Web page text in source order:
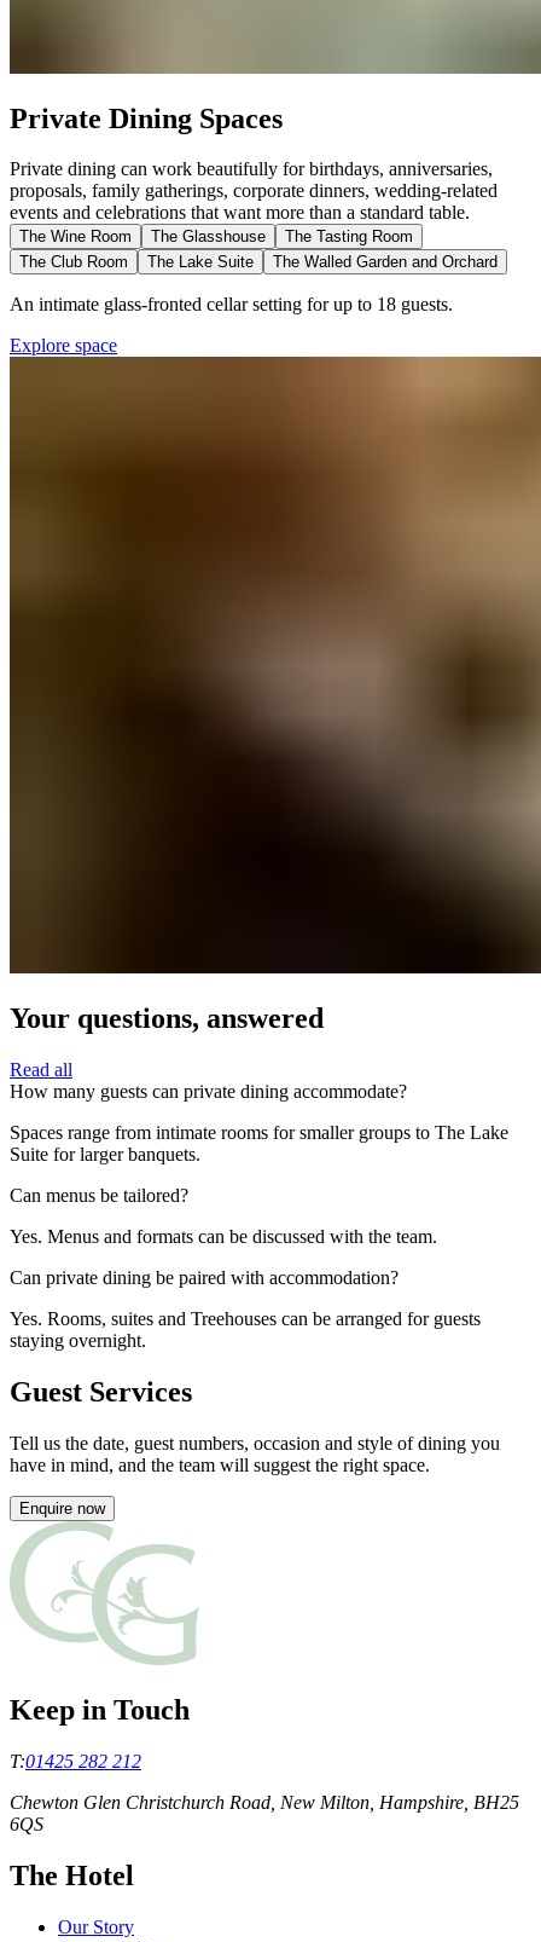
Private Dining Spaces​​​​‌ ‍ ​‍​‍‌‍ ‌ ​‍‌‍‍‌‌‍‌ ‌‍‍‌‌‍ ‍​‍​‍​ ‍‍​‍​‍‌ ​ ‌‍​‌‌‍ ‍‌‍‍‌‌ ‌​‌ ‍‌​‍ ‍‌‍‍‌‌‍ ​‍​‍​‍ ​​‍​‍‌‍‍​‌ ​‍‌‍‌‌‌‍‌‍​‍​‍​ ‍‍​‍​‍‌‍‍​‌ ‌​‌ ‌​‌ ​​‌ ​ ​ ‍‍​‍ ​‍ ‌‍ ​​‍ ‌‌‍​‌‌‍ ‍‌‍‌​​‍ ‌‌ ​‍​‍ ‌‌‍‍​‌‍ ‌ ‌​‌‍‌‌‌‍ ​‌ ​ ​‍ ‌‌ ​ ‌ ‌​‌ ‌‌‌‍‌​‌‍‍‌‌‍ ​‍ ‍‌ ‌‍‌‍‌‌‌ ​‍‌‍​ ‌‍‌‌‌‍ ​​‍ ‍‌‍​‌‌ ​​‌ ​​​‍ ‌‍‍‌‌‍ ‍‌ ‌​‌‍‌‌‌‍ ‍‌ ‌​​‍ ‌‍‌‌‌‍‌​‌‍‍‌‌ ‌​​‍ ‌‍ ‌‌‍ ‌‍‌​‌‍‌‌​ ‌‌ ​​‌ ​‍‌‍‌‌‌ ​ ‌‍‌‌‌‍ ‍‌ ‌​‌‍​‌‌ ‌​‌‍‍‌‌‍ ‌‍ ‍​ ‍ ‌‍‍‌‌‍‌​​ ‌‌‍​‍​ ‍‌​ ​‍​ ‌​‌‍‌‌‌‍‌​‌‍​‌​ ​‍​‍ ‌​ ‌​‌‍‌‌​ ​‌​ ‍‌​‍ ‌​ ‌​​ ​​​ ​‍​ ​​​‍ ‌‌‍​‌​ ‌‌​ ‌​‌‍​‌​‍ ‌‌‍‌‍‌‍‌​​ ​‌​ ​ ‌‍​‌​ ​ ​ ‍‌​ ‍​​ ‍​​ ​‍​ ‌‍​ ‍​​ ‍ ‌ ‌​‌ ‍‌‌ ​​‌‍‌‌​ ‌‌‍‍​‌‍ ‌ ‌​‌‍‌‌‌‍ ​‌‌​ ‌‍‍‌‌ ‌​‌‍‌‌‌‌​​‌‍​‌‌‍‌ ‌‍‌‌​ ‍ ‌ ​​‌‍​‌‌ ‌​‌‍‍​​ ‌‌ ​​‌‍​‌‌‍‌ ‌‍‌‌‌​​‍‌ ‌‌‌‍‍‌‌‍ ​‌‍‌​‌‍‌‌‌ ​‍​‍‌‌​ ‌‌‌​​‍‌‌ ‌‍‍ ‌‍‌‌‌ ‍‌​‍‌‌​ ​ ‌​‌​​‍‌‌​ ​ ‌​‌​​‍‌‌​ ​‍​ ​‍​ ​‌‌‍​‌​ ‌‌​ ‌​​ ​ ​ ‌‍​ ‍‌​ ‌ ​ ​‌‌‍‌​‌‍‌‍​ ‍‌​‍‌‌​ ​‍​ ​‍​‍‌‌​ ‌‌‌​‌​​‍ ‍‌‍‍​‌‍‌‌‌‍​‌‌‍‌​‌‍‍‌‌‍ ‍‌‍‌ ​ ‌‍​‍‌‍​‌‌ ​ ‌‍‌‌‌‌‌‌‌ ​‍‌‍ ​​ ‌‌‍‍​‌ ‌​‌ ‌​‌ ​​‌ ​ ​‍‌‌​ ​ ‌​​‌​‍‌‌​ ​‍‌​‌‍​‍‌‌​ ​‍‌​‌‍‌‍ ​​‍ ‌‌‍​‌‌‍ ‍‌‍‌​​‍ ‌‌ ​‍​‍ ‌‌‍‍​‌‍ ‌ ‌​‌‍‌‌‌‍ ​‌ ​ ​‍ ‌‌ ​ ‌ ‌​‌ ‌‌‌‍‌​‌‍‍‌‌‍ ​‍ ‍‌ ‌‍‌‍‌‌‌ ​‍‌‍​ ‌‍‌‌‌‍ ​​‍ ‍‌‍​‌‌ ​​‌ ​​​‍‌‍‌‍‍‌‌‍‌​​ ‌‌‍​‍​ ‍‌​ ​‍​ ‌​‌‍‌‌‌‍‌​‌‍​‌​ ​‍​‍ ‌​ ‌​‌‍‌‌​ ​‌​ ‍‌​‍ ‌​ ‌​​ ​​​ ​‍​ ​​​‍ ‌‌‍​‌​ ‌‌​ ‌​‌‍​‌​‍ ‌‌‍‌‍‌‍‌​​ ​‌​ ​ ‌‍​‌​ ​ ​ ‍‌​ ‍​​ ‍​​ ​‍​ ‌‍​ ‍​​‍‌‍‌ ‌​‌ ‍‌‌ ​​‌‍‌‌​ ‌‌‍‍​‌‍ ‌ ‌​‌‍‌‌‌‍ ​‌‌​ ‌‍‍‌‌ ‌​‌‍‌‌‌‌​​‌‍​‌‌‍‌ ‌‍‌‌​‍‌‍‌ ​​‌‍​‌‌ ‌​‌‍‍​​ ‌‌ ​​‌‍​‌‌‍‌ ‌‍‌‌‌​​‍‌ ‌‌‌‍‍‌‌‍ ​‌‍‌​‌‍‌‌‌ ​‍​‍‌‌​ ‌‌‌​​‍‌‌ ‌‍‍ ‌‍‌‌‌ ‍‌​‍‌‌​ ​ ‌​‌​​‍‌‌​ ​ ‌​‌​​‍‌‌​ ​‍​ ​‍​ ​‌‌‍​‌​ ‌‌​ ‌​​ ​ ​ ‌‍​ ‍‌​ ‌ ​ ​‌‌‍‌​‌‍‌‍​ ‍‌​‍‌‌​ ​‍​ ​‍​‍‌‌​ ‌‌‌​‌​​‍ ‍‌‍‍​‌‍‌‌‌‍​‌‌‍‌​‌‍‍‌‌‍ ‍‌‍‌ ​‍‌‍‌ ​​‌‍‌‌‌ ​‍‌ ​ ‌ ​​‌‍‌‌‌‍​ ‌ ‌​‌‍‍‌‌ ‌‍‌‍‌‌​ ‌‌ ​​‌ ‌‌‌‍​‍‌‍ ​‌‍‍‌‌ ​ ‌‍‍​‌‍‌‌‌‍‌​​‍​‍‌ ‌
Private dining can work beautifully for birthdays, anniversaries,
proposals, family gatherings, corporate dinners, wedding-related
events and celebrations that want more than a standard table.​​​​‌ ‍ ​‍​‍‌‍ ‌ ​‍‌‍‍‌‌‍‌ ‌‍‍‌‌‍ ‍​‍​‍​ ‍‍​‍​‍‌ ​ ‌‍​‌‌‍ ‍‌‍‍‌‌ ‌​‌ ‍‌​‍ ‍‌‍‍‌‌‍ ​‍​‍​‍ ​​‍​‍‌‍‍​‌ ​‍‌‍‌‌‌‍‌‍​‍​‍​ ‍‍​‍​‍‌‍‍​‌ ‌​‌ ‌​‌ ​​‌ ​ ​ ‍‍​‍ ​‍ ‌‍ ​​‍ ‌‌‍​‌‌‍ ‍‌‍‌​​‍ ‌‌ ​‍​‍ ‌‌‍‍​‌‍ ‌ ‌​‌‍‌‌‌‍ ​‌ ​ ​‍ ‌‌ ​ ‌ ‌​‌ ‌‌‌‍‌​‌‍‍‌‌‍ ​‍ ‍‌ ‌‍‌‍‌‌‌ ​‍‌‍​ ‌‍‌‌‌‍ ​​‍ ‍‌‍​‌‌ ​​‌ ​​​‍ ‌‍‍‌‌‍ ‍‌ ‌​‌‍‌‌‌‍ ‍‌ ‌​​‍ ‌‍‌‌‌‍‌​‌‍‍‌‌ ‌​​‍ ‌‍ ‌‌‍ ‌‍‌​‌‍‌‌​ ‌‌ ​​‌ ​‍‌‍‌‌‌ ​ ‌‍‌‌‌‍ ‍‌ ‌​‌‍​‌‌ ‌​‌‍‍‌‌‍ ‌‍ ‍​ ‍ ‌‍‍‌‌‍‌​​ ‌‌‍​‍​ ‍‌​ ​‍​ ‌​‌‍‌‌‌‍‌​‌‍​‌​ ​‍​‍ ‌​ ‌​‌‍‌‌​ ​‌​ ‍‌​‍ ‌​ ‌​​ ​​​ ​‍​ ​​​‍ ‌‌‍​‌​ ‌‌​ ‌​‌‍​‌​‍ ‌‌‍‌‍‌‍‌​​ ​‌​ ​ ‌‍​‌​ ​ ​ ‍‌​ ‍​​ ‍​​ ​‍​ ‌‍​ ‍​​ ‍ ‌ ‌​‌ ‍‌‌ ​​‌‍‌‌​ ‌‌‍‍​‌‍ ‌ ‌​‌‍‌‌‌‍ ​‌‌​ ‌‍‍‌‌ ‌​‌‍‌‌‌‌​​‌‍​‌‌‍‌ ‌‍‌‌​ ‍ ‌ ​​‌‍​‌‌ ‌​‌‍‍​​ ‌‌ ​​‌‍​‌‌‍‌ ‌‍‌‌‌​​‍‌ ‌‌‌‍‍‌‌‍ ​‌‍‌​‌‍‌‌‌ ​‍​‍‌‌​ ‌‌‌​​‍‌‌ ‌‍‍ ‌‍‌‌‌ ‍‌​‍‌‌​ ​ ‌​‌​​‍‌‌​ ​ ‌​‌​​‍‌‌​ ​‍​ ​‍​ ​‌‌‍​‌​ ‌‌​ ‌​​ ​ ​ ‌‍​ ‍‌​ ‌ ​ ​‌‌‍‌​‌‍‌‍​ ‍‌​‍‌‌​ ​‍​ ​‍​‍‌‌​ ‌‌‌​‌​​‍ ‍‌‍​‍‌‍ ‌‍‌​‌ ‍‌​ ‌‍​‍‌‍​‌‌ ​ ‌‍‌‌‌‌‌‌‌ ​‍‌‍ ​​ ‌‌‍‍​‌ ‌​‌ ‌​‌ ​​‌ ​ ​‍‌‌​ ​ ‌​​‌​‍‌‌​ ​‍‌​‌‍​‍‌‌​ ​‍‌​‌‍‌‍ ​​‍ ‌‌‍​‌‌‍ ‍‌‍‌​​‍ ‌‌ ​‍​‍ ‌‌‍‍​‌‍ ‌ ‌​‌‍‌‌‌‍ ​‌ ​ ​‍ ‌‌ ​ ‌ ‌​‌ ‌‌‌‍‌​‌‍‍‌‌‍ ​‍ ‍‌ ‌‍‌‍‌‌‌ ​‍‌‍​ ‌‍‌‌‌‍ ​​‍ ‍‌‍​‌‌ ​​‌ ​​​‍‌‍‌‍‍‌‌‍‌​​ ‌‌‍​‍​ ‍‌​ ​‍​ ‌​‌‍‌‌‌‍‌​‌‍​‌​ ​‍​‍ ‌​ ‌​‌‍‌‌​ ​‌​ ‍‌​‍ ‌​ ‌​​ ​​​ ​‍​ ​​​‍ ‌‌‍​‌​ ‌‌​ ‌​‌‍​‌​‍ ‌‌‍‌‍‌‍‌​​ ​‌​ ​ ‌‍​‌​ ​ ​ ‍‌​ ‍​​ ‍​​ ​‍​ ‌‍​ ‍​​‍‌‍‌ ‌​‌ ‍‌‌ ​​‌‍‌‌​ ‌‌‍‍​‌‍ ‌ ‌​‌‍‌‌‌‍ ​‌‌​ ‌‍‍‌‌ ‌​‌‍‌‌‌‌​​‌‍​‌‌‍‌ ‌‍‌‌​‍‌‍‌ ​​‌‍​‌‌ ‌​‌‍‍​​ ‌‌ ​​‌‍​‌‌‍‌ ‌‍‌‌‌​​‍‌ ‌‌‌‍‍‌‌‍ ​‌‍‌​‌‍‌‌‌ ​‍​‍‌‌​ ‌‌‌​​‍‌‌ ‌‍‍ ‌‍‌‌‌ ‍‌​‍‌‌​ ​ ‌​‌​​‍‌‌​ ​ ‌​‌​​‍‌‌​ ​‍​ ​‍​ ​‌‌‍​‌​ ‌‌​ ‌​​ ​ ​ ‌‍​ ‍‌​ ‌ ​ ​‌‌‍‌​‌‍‌‍​ ‍‌​‍‌‌​ ​‍​ ​‍​‍‌‌​ ‌‌‌​‌​​‍ ‍‌‍​‍‌‍ ‌‍‌​‌ ‍‌​‍‌‍‌ ​​‌‍‌‌‌ ​‍‌ ​ ‌ ​​‌‍‌‌‌‍​ ‌ ‌​‌‍‍‌‌ ‌‍‌‍‌‌​ ‌‌ ​​‌ ‌‌‌‍​‍‌‍ ​‌‍‍‌‌ ​ ‌‍‍​‌‍‌‌‌‍‌​​‍​‍‌ ‌
The Wine Room​​​​‌ ‍ ​‍​‍‌‍ ‌ ​‍‌‍‍‌‌‍‌ ‌‍‍‌‌‍ ‍​‍​‍​ ‍‍​‍​‍‌ ​ ‌‍​‌‌‍ ‍‌‍‍‌‌ ‌​‌ ‍‌​‍ ‍‌‍‍‌‌‍ ​‍​‍​‍ ​​‍​‍‌‍‍​‌ ​‍‌‍‌‌‌‍‌‍​‍​‍​ ‍‍​‍​‍‌‍‍​‌ ‌​‌ ‌​‌ ​​‌ ​ ​ ‍‍​‍ ​‍ ‌‍ ​​‍ ‌‌‍​‌‌‍ ‍‌‍‌​​‍ ‌‌ ​‍​‍ ‌‌‍‍​‌‍ ‌ ‌​‌‍‌‌‌‍ ​‌ ​ ​‍ ‌‌ ​ ‌ ‌​‌ ‌‌‌‍‌​‌‍‍‌‌‍ ​‍ ‍‌ ‌‍‌‍‌‌‌ ​‍‌‍​ ‌‍‌‌‌‍ ​​‍ ‍‌‍​‌‌ ​​‌ ​​​‍ ‌‍‍‌‌‍ ‍‌ ‌​‌‍‌‌‌‍ ‍‌ ‌​​‍ ‌‍‌‌‌‍‌​‌‍‍‌‌ ‌​​‍ ‌‍ ‌‌‍ ‌‍‌​‌‍‌‌​ ‌‌ ​​‌ ​‍‌‍‌‌‌ ​ ‌‍‌‌‌‍ ‍‌ ‌​‌‍​‌‌ ‌​‌‍‍‌‌‍ ‌‍ ‍​ ‍ ‌‍‍‌‌‍‌​​ ‌‌‍​‍​ ‍‌​ ​‍​ ‌​‌‍‌‌‌‍‌​‌‍​‌​ ​‍​‍ ‌​ ‌​‌‍‌‌​ ​‌​ ‍‌​‍ ‌​ ‌​​ ​​​ ​‍​ ​​​‍ ‌‌‍​‌​ ‌‌​ ‌​‌‍​‌​‍ ‌‌‍‌‍‌‍‌​​ ​‌​ ​ ‌‍​‌​ ​ ​ ‍‌​ ‍​​ ‍​​ ​‍​ ‌‍​ ‍​​ ‍ ‌ ‌​‌ ‍‌‌ ​​‌‍‌‌​ ‌‌‍‍​‌‍ ‌ ‌​‌‍‌‌‌‍ ​‌‌​ ‌‍‍‌‌ ‌​‌‍‌‌‌‌​​‌‍​‌‌‍‌ ‌‍‌‌​ ‍ ‌ ​​‌‍​‌‌ ‌​‌‍‍​​ ‌‌ ​​‌‍​‌‌‍‌ ‌‍‌‌‌​​‍‌ ‌‌‌‍‍‌‌‍ ​‌‍‌​‌‍‌‌‌ ​‍​‍‌‌​ ‌‌‌​​‍‌‌ ‌‍‍ ‌‍‌‌‌ ‍‌​‍‌‌​ ​ ‌​‌​​‍‌‌​ ​ ‌​‌​​‍‌‌​ ​‍​ ​‍​ ​‌‌‍​‌​ ‌‌​ ‌​​ ​ ​ ‌‍​ ‍‌​ ‌ ​ ​‌‌‍‌​‌‍‌‍​ ‍‌​‍‌‌​ ​‍​ ​‍​‍‌‌​ ‌‌‌​‌​​‍ ‍‌ ​ ‌‍‌‌‌‍​ ‌ ‌​‌‍‍‌‌‍ ‌‍ ‍‌ ​ ​‍‌‌​ ‌‌‌​​‍‌‌ ‌‍‍ ‌‍‌‌‌ ‍‌​‍‌‌​ ​ ‌​‌​​‍‌‌​ ​ ‌​‌​​‍‌‌​ ​‍​ ​‍‌‍​ ‌‍​ ​ ‌‌‌‍​ ​ ‍​‌‍‌‍​ ​‌​ ​​​ ‌‍‌‍‌‌​ ‍​​ ​​​‍‌‌​ ​‍​ ​‍​‍‌‌​ ‌‌‌​‌​​‍ ‍‌ ‌​‌‍‍‌‌ ‌​‌‍ ​‌‍‌‌​ ‌‍​‍‌‍​‌‌ ​ ‌‍‌‌‌‌‌‌‌ ​‍‌‍ ​​ ‌‌‍‍​‌ ‌​‌ ‌​‌ ​​‌ ​ ​‍‌‌​ ​ ‌​​‌​‍‌‌​ ​‍‌​‌‍​‍‌‌​ ​‍‌​‌‍‌‍ ​​‍ ‌‌‍​‌‌‍ ‍‌‍‌​​‍ ‌‌ ​‍​‍ ‌‌‍‍​‌‍ ‌ ‌​‌‍‌‌‌‍ ​‌ ​ ​‍ ‌‌ ​ ‌ ‌​‌ ‌‌‌‍‌​‌‍‍‌‌‍ ​‍ ‍‌ ‌‍‌‍‌‌‌ ​‍‌‍​ ‌‍‌‌‌‍ ​​‍ ‍‌‍​‌‌ ​​‌ ​​​‍‌‍‌‍‍‌‌‍‌​​ ‌‌‍​‍​ ‍‌​ ​‍​ ‌​‌‍‌‌‌‍‌​‌‍​‌​ ​‍​‍ ‌​ ‌​‌‍‌‌​ ​‌​ ‍‌​‍ ‌​ ‌​​ ​​​ ​‍​ ​​​‍ ‌‌‍​‌​ ‌‌​ ‌​‌‍​‌​‍ ‌‌‍‌‍‌‍‌​​ ​‌​ ​ ‌‍​‌​ ​ ​ ‍‌​ ‍​​ ‍​​ ​‍​ ‌‍​ ‍​​‍‌‍‌ ‌​‌ ‍‌‌ ​​‌‍‌‌​ ‌‌‍‍​‌‍ ‌ ‌​‌‍‌‌‌‍ ​‌‌​ ‌‍‍‌‌ ‌​‌‍‌‌‌‌​​‌‍​‌‌‍‌ ‌‍‌‌​‍‌‍‌ ​​‌‍​‌‌ ‌​‌‍‍​​ ‌‌ ​​‌‍​‌‌‍‌ ‌‍‌‌‌​​‍‌ ‌‌‌‍‍‌‌‍ ​‌‍‌​‌‍‌‌‌ ​‍​‍‌‌​ ‌‌‌​​‍‌‌ ‌‍‍ ‌‍‌‌‌ ‍‌​‍‌‌​ ​ ‌​‌​​‍‌‌​ ​ ‌​‌​​‍‌‌​ ​‍​ ​‍​ ​‌‌‍​‌​ ‌‌​ ‌​​ ​ ​ ‌‍​ ‍‌​ ‌ ​ ​‌‌‍‌​‌‍‌‍​ ‍‌​‍‌‌​ ​‍​ ​‍​‍‌‌​ ‌‌‌​‌​​‍ ‍‌ ​ ‌‍‌‌‌‍​ ‌ ‌​‌‍‍‌‌‍ ‌‍ ‍‌ ​ ​‍‌‌​ ‌‌‌​​‍‌‌ ‌‍‍ ‌‍‌‌‌ ‍‌​‍‌‌​ ​ ‌​‌​​‍‌‌​ ​ ‌​‌​​‍‌‌​ ​‍​ ​‍‌‍​ ‌‍​ ​ ‌‌‌‍​ ​ ‍​‌‍‌‍​ ​‌​ ​​​ ‌‍‌‍‌‌​ ‍​​ ​​​‍‌‌​ ​‍​ ​‍​‍‌‌​ ‌‌‌​‌​​‍ ‍‌ ‌​‌‍‍‌‌ ‌​‌‍ ​‌‍‌‌​‍‌‍‌ ​​‌‍‌‌‌ ​‍‌ ​ ‌ ​​‌‍‌‌‌‍​ ‌ ‌​‌‍‍‌‌ ‌‍‌‍‌‌​ ‌‌ ​​‌ ‌‌‌‍​‍‌‍ ​‌‍‍‌‌ ​ ‌‍‍​‌‍‌‌‌‍‌​​‍​‍‌ ‌ The Glasshouse​​​​‌ ‍ ​‍​‍‌‍ ‌ ​‍‌‍‍‌‌‍‌ ‌‍‍‌‌‍ ‍​‍​‍​ ‍‍​‍​‍‌ ​ ‌‍​‌‌‍ ‍‌‍‍‌‌ ‌​‌ ‍‌​‍ ‍‌‍‍‌‌‍ ​‍​‍​‍ ​​‍​‍‌‍‍​‌ ​‍‌‍‌‌‌‍‌‍​‍​‍​ ‍‍​‍​‍‌‍‍​‌ ‌​‌ ‌​‌ ​​‌ ​ ​ ‍‍​‍ ​‍ ‌‍ ​​‍ ‌‌‍​‌‌‍ ‍‌‍‌​​‍ ‌‌ ​‍​‍ ‌‌‍‍​‌‍ ‌ ‌​‌‍‌‌‌‍ ​‌ ​ ​‍ ‌‌ ​ ‌ ‌​‌ ‌‌‌‍‌​‌‍‍‌‌‍ ​‍ ‍‌ ‌‍‌‍‌‌‌ ​‍‌‍​ ‌‍‌‌‌‍ ​​‍ ‍‌‍​‌‌ ​​‌ ​​​‍ ‌‍‍‌‌‍ ‍‌ ‌​‌‍‌‌‌‍ ‍‌ ‌​​‍ ‌‍‌‌‌‍‌​‌‍‍‌‌ ‌​​‍ ‌‍ ‌‌‍ ‌‍‌​‌‍‌‌​ ‌‌ ​​‌ ​‍‌‍‌‌‌ ​ ‌‍‌‌‌‍ ‍‌ ‌​‌‍​‌‌ ‌​‌‍‍‌‌‍ ‌‍ ‍​ ‍ ‌‍‍‌‌‍‌​​ ‌‌‍​‍​ ‍‌​ ​‍​ ‌​‌‍‌‌‌‍‌​‌‍​‌​ ​‍​‍ ‌​ ‌​‌‍‌‌​ ​‌​ ‍‌​‍ ‌​ ‌​​ ​​​ ​‍​ ​​​‍ ‌‌‍​‌​ ‌‌​ ‌​‌‍​‌​‍ ‌‌‍‌‍‌‍‌​​ ​‌​ ​ ‌‍​‌​ ​ ​ ‍‌​ ‍​​ ‍​​ ​‍​ ‌‍​ ‍​​ ‍ ‌ ‌​‌ ‍‌‌ ​​‌‍‌‌​ ‌‌‍‍​‌‍ ‌ ‌​‌‍‌‌‌‍ ​‌‌​ ‌‍‍‌‌ ‌​‌‍‌‌‌‌​​‌‍​‌‌‍‌ ‌‍‌‌​ ‍ ‌ ​​‌‍​‌‌ ‌​‌‍‍​​ ‌‌ ​​‌‍​‌‌‍‌ ‌‍‌‌‌​​‍‌ ‌‌‌‍‍‌‌‍ ​‌‍‌​‌‍‌‌‌ ​‍​‍‌‌​ ‌‌‌​​‍‌‌ ‌‍‍ ‌‍‌‌‌ ‍‌​‍‌‌​ ​ ‌​‌​​‍‌‌​ ​ ‌​‌​​‍‌‌​ ​‍​ ​‍​ ​‌‌‍​‌​ ‌‌​ ‌​​ ​ ​ ‌‍​ ‍‌​ ‌ ​ ​‌‌‍‌​‌‍‌‍​ ‍‌​‍‌‌​ ​‍​ ​‍​‍‌‌​ ‌‌‌​‌​​‍ ‍‌ ​ ‌‍‌‌‌‍​ ‌ ‌​‌‍‍‌‌‍ ‌‍ ‍‌ ​ ​‍‌‌​ ‌‌‌​​‍‌‌ ‌‍‍ ‌‍‌‌‌ ‍‌​‍‌‌​ ​ ‌​‌​​‍‌‌​ ​ ‌​‌​​‍‌‌​ ​‍​ ​‍​ ‌​​ ‌‍‌‍​ ​ ‌‍​ ​‌​ ‌‌​ ‌‌‌‍‌‍​ ​​​ ‌‌​ ​​‌‍‌‍​‍‌‌​ ​‍​ ​‍​‍‌‌​ ‌‌‌​‌​​‍ ‍‌ ‌​‌‍‍‌‌ ‌​‌‍ ​‌‍‌‌​ ‌‍​‍‌‍​‌‌ ​ ‌‍‌‌‌‌‌‌‌ ​‍‌‍ ​​ ‌‌‍‍​‌ ‌​‌ ‌​‌ ​​‌ ​ ​‍‌‌​ ​ ‌​​‌​‍‌‌​ ​‍‌​‌‍​‍‌‌​ ​‍‌​‌‍‌‍ ​​‍ ‌‌‍​‌‌‍ ‍‌‍‌​​‍ ‌‌ ​‍​‍ ‌‌‍‍​‌‍ ‌ ‌​‌‍‌‌‌‍ ​‌ ​ ​‍ ‌‌ ​ ‌ ‌​‌ ‌‌‌‍‌​‌‍‍‌‌‍ ​‍ ‍‌ ‌‍‌‍‌‌‌ ​‍‌‍​ ‌‍‌‌‌‍ ​​‍ ‍‌‍​‌‌ ​​‌ ​​​‍‌‍‌‍‍‌‌‍‌​​ ‌‌‍​‍​ ‍‌​ ​‍​ ‌​‌‍‌‌‌‍‌​‌‍​‌​ ​‍​‍ ‌​ ‌​‌‍‌‌​ ​‌​ ‍‌​‍ ‌​ ‌​​ ​​​ ​‍​ ​​​‍ ‌‌‍​‌​ ‌‌​ ‌​‌‍​‌​‍ ‌‌‍‌‍‌‍‌​​ ​‌​ ​ ‌‍​‌​ ​ ​ ‍‌​ ‍​​ ‍​​ ​‍​ ‌‍​ ‍​​‍‌‍‌ ‌​‌ ‍‌‌ ​​‌‍‌‌​ ‌‌‍‍​‌‍ ‌ ‌​‌‍‌‌‌‍ ​‌‌​ ‌‍‍‌‌ ‌​‌‍‌‌‌‌​​‌‍​‌‌‍‌ ‌‍‌‌​‍‌‍‌ ​​‌‍​‌‌ ‌​‌‍‍​​ ‌‌ ​​‌‍​‌‌‍‌ ‌‍‌‌‌​​‍‌ ‌‌‌‍‍‌‌‍ ​‌‍‌​‌‍‌‌‌ ​‍​‍‌‌​ ‌‌‌​​‍‌‌ ‌‍‍ ‌‍‌‌‌ ‍‌​‍‌‌​ ​ ‌​‌​​‍‌‌​ ​ ‌​‌​​‍‌‌​ ​‍​ ​‍​ ​‌‌‍​‌​ ‌‌​ ‌​​ ​ ​ ‌‍​ ‍‌​ ‌ ​ ​‌‌‍‌​‌‍‌‍​ ‍‌​‍‌‌​ ​‍​ ​‍​‍‌‌​ ‌‌‌​‌​​‍ ‍‌ ​ ‌‍‌‌‌‍​ ‌ ‌​‌‍‍‌‌‍ ‌‍ ‍‌ ​ ​‍‌‌​ ‌‌‌​​‍‌‌ ‌‍‍ ‌‍‌‌‌ ‍‌​‍‌‌​ ​ ‌​‌​​‍‌‌​ ​ ‌​‌​​‍‌‌​ ​‍​ ​‍​ ‌​​ ‌‍‌‍​ ​ ‌‍​ ​‌​ ‌‌​ ‌‌‌‍‌‍​ ​​​ ‌‌​ ​​‌‍‌‍​‍‌‌​ ​‍​ ​‍​‍‌‌​ ‌‌‌​‌​​‍ ‍‌ ‌​‌‍‍‌‌ ‌​‌‍ ​‌‍‌‌​‍‌‍‌ ​​‌‍‌‌‌ ​‍‌ ​ ‌ ​​‌‍‌‌‌‍​ ‌ ‌​‌‍‍‌‌ ‌‍‌‍‌‌​ ‌‌ ​​‌ ‌‌‌‍​‍‌‍ ​‌‍‍‌‌ ​ ‌‍‍​‌‍‌‌‌‍‌​​‍​‍‌ ‌
The Tasting Room​​​​‌ ‍ ​‍​‍‌‍ ‌ ​‍‌‍‍‌‌‍‌ ‌‍‍‌‌‍ ‍​‍​‍​ ‍‍​‍​‍‌ ​ ‌‍​‌‌‍ ‍‌‍‍‌‌ ‌​‌ ‍‌​‍ ‍‌‍‍‌‌‍ ​‍​‍​‍ ​​‍​‍‌‍‍​‌ ​‍‌‍‌‌‌‍‌‍​‍​‍​ ‍‍​‍​‍‌‍‍​‌ ‌​‌ ‌​‌ ​​‌ ​ ​ ‍‍​‍ ​‍ ‌‍ ​​‍ ‌‌‍​‌‌‍ ‍‌‍‌​​‍ ‌‌ ​‍​‍ ‌‌‍‍​‌‍ ‌ ‌​‌‍‌‌‌‍ ​‌ ​ ​‍ ‌‌ ​ ‌ ‌​‌ ‌‌‌‍‌​‌‍‍‌‌‍ ​‍ ‍‌ ‌‍‌‍‌‌‌ ​‍‌‍​ ‌‍‌‌‌‍ ​​‍ ‍‌‍​‌‌ ​​‌ ​​​‍ ‌‍‍‌‌‍ ‍‌ ‌​‌‍‌‌‌‍ ‍‌ ‌​​‍ ‌‍‌‌‌‍‌​‌‍‍‌‌ ‌​​‍ ‌‍ ‌‌‍ ‌‍‌​‌‍‌‌​ ‌‌ ​​‌ ​‍‌‍‌‌‌ ​ ‌‍‌‌‌‍ ‍‌ ‌​‌‍​‌‌ ‌​‌‍‍‌‌‍ ‌‍ ‍​ ‍ ‌‍‍‌‌‍‌​​ ‌‌‍​‍​ ‍‌​ ​‍​ ‌​‌‍‌‌‌‍‌​‌‍​‌​ ​‍​‍ ‌​ ‌​‌‍‌‌​ ​‌​ ‍‌​‍ ‌​ ‌​​ ​​​ ​‍​ ​​​‍ ‌‌‍​‌​ ‌‌​ ‌​‌‍​‌​‍ ‌‌‍‌‍‌‍‌​​ ​‌​ ​ ‌‍​‌​ ​ ​ ‍‌​ ‍​​ ‍​​ ​‍​ ‌‍​ ‍​​ ‍ ‌ ‌​‌ ‍‌‌ ​​‌‍‌‌​ ‌‌‍‍​‌‍ ‌ ‌​‌‍‌‌‌‍ ​‌‌​ ‌‍‍‌‌ ‌​‌‍‌‌‌‌​​‌‍​‌‌‍‌ ‌‍‌‌​ ‍ ‌ ​​‌‍​‌‌ ‌​‌‍‍​​ ‌‌ ​​‌‍​‌‌‍‌ ‌‍‌‌‌​​‍‌ ‌‌‌‍‍‌‌‍ ​‌‍‌​‌‍‌‌‌ ​‍​‍‌‌​ ‌‌‌​​‍‌‌ ‌‍‍ ‌‍‌‌‌ ‍‌​‍‌‌​ ​ ‌​‌​​‍‌‌​ ​ ‌​‌​​‍‌‌​ ​‍​ ​‍​ ​‌‌‍​‌​ ‌‌​ ‌​​ ​ ​ ‌‍​ ‍‌​ ‌ ​ ​‌‌‍‌​‌‍‌‍​ ‍‌​‍‌‌​ ​‍​ ​‍​‍‌‌​ ‌‌‌​‌​​‍ ‍‌ ​ ‌‍‌‌‌‍​ ‌ ‌​‌‍‍‌‌‍ ‌‍ ‍‌ ​ ​‍‌‌​ ‌‌‌​​‍‌‌ ‌‍‍ ‌‍‌‌‌ ‍‌​‍‌‌​ ​ ‌​‌​​‍‌‌​ ​ ‌​‌​​‍‌‌​ ​‍​ ​‍​ ‌​​ ‌‍​ ‍​​ ​‌​ ​ ‌‍​‌‌‍​‌‌‍​ ​ ​ ‌‍‌​‌‍​‍‌‍​ ​‍‌‌​ ​‍​ ​‍​‍‌‌​ ‌‌‌​‌​​‍ ‍‌ ‌​‌‍‍‌‌ ‌​‌‍ ​‌‍‌‌​ ‌‍​‍‌‍​‌‌ ​ ‌‍‌‌‌‌‌‌‌ ​‍‌‍ ​​ ‌‌‍‍​‌ ‌​‌ ‌​‌ ​​‌ ​ ​‍‌‌​ ​ ‌​​‌​‍‌‌​ ​‍‌​‌‍​‍‌‌​ ​‍‌​‌‍‌‍ ​​‍ ‌‌‍​‌‌‍ ‍‌‍‌​​‍ ‌‌ ​‍​‍ ‌‌‍‍​‌‍ ‌ ‌​‌‍‌‌‌‍ ​‌ ​ ​‍ ‌‌ ​ ‌ ‌​‌ ‌‌‌‍‌​‌‍‍‌‌‍ ​‍ ‍‌ ‌‍‌‍‌‌‌ ​‍‌‍​ ‌‍‌‌‌‍ ​​‍ ‍‌‍​‌‌ ​​‌ ​​​‍‌‍‌‍‍‌‌‍‌​​ ‌‌‍​‍​ ‍‌​ ​‍​ ‌​‌‍‌‌‌‍‌​‌‍​‌​ ​‍​‍ ‌​ ‌​‌‍‌‌​ ​‌​ ‍‌​‍ ‌​ ‌​​ ​​​ ​‍​ ​​​‍ ‌‌‍​‌​ ‌‌​ ‌​‌‍​‌​‍ ‌‌‍‌‍‌‍‌​​ ​‌​ ​ ‌‍​‌​ ​ ​ ‍‌​ ‍​​ ‍​​ ​‍​ ‌‍​ ‍​​‍‌‍‌ ‌​‌ ‍‌‌ ​​‌‍‌‌​ ‌‌‍‍​‌‍ ‌ ‌​‌‍‌‌‌‍ ​‌‌​ ‌‍‍‌‌ ‌​‌‍‌‌‌‌​​‌‍​‌‌‍‌ ‌‍‌‌​‍‌‍‌ ​​‌‍​‌‌ ‌​‌‍‍​​ ‌‌ ​​‌‍​‌‌‍‌ ‌‍‌‌‌​​‍‌ ‌‌‌‍‍‌‌‍ ​‌‍‌​‌‍‌‌‌ ​‍​‍‌‌​ ‌‌‌​​‍‌‌ ‌‍‍ ‌‍‌‌‌ ‍‌​‍‌‌​ ​ ‌​‌​​‍‌‌​ ​ ‌​‌​​‍‌‌​ ​‍​ ​‍​ ​‌‌‍​‌​ ‌‌​ ‌​​ ​ ​ ‌‍​ ‍‌​ ‌ ​ ​‌‌‍‌​‌‍‌‍​ ‍‌​‍‌‌​ ​‍​ ​‍​‍‌‌​ ‌‌‌​‌​​‍ ‍‌ ​ ‌‍‌‌‌‍​ ‌ ‌​‌‍‍‌‌‍ ‌‍ ‍‌ ​ ​‍‌‌​ ‌‌‌​​‍‌‌ ‌‍‍ ‌‍‌‌‌ ‍‌​‍‌‌​ ​ ‌​‌​​‍‌‌​ ​ ‌​‌​​‍‌‌​ ​‍​ ​‍​ ‌​​ ‌‍​ ‍​​ ​‌​ ​ ‌‍​‌‌‍​‌‌‍​ ​ ​ ‌‍‌​‌‍​‍‌‍​ ​‍‌‌​ ​‍​ ​‍​‍‌‌​ ‌‌‌​‌​​‍ ‍‌ ‌​‌‍‍‌‌ ‌​‌‍ ​‌‍‌‌​‍‌‍‌ ​​‌‍‌‌‌ ​‍‌ ​ ‌ ​​‌‍‌‌‌‍​ ‌ ‌​‌‍‍‌‌ ‌‍‌‍‌‌​ ‌‌ ​​‌ ‌‌‌‍​‍‌‍ ​‌‍‍‌‌ ​ ‌‍‍​‌‍‌‌‌‍‌​​‍​‍‌ ‌
The Club Room​​​​‌ ‍ ​‍​‍‌‍ ‌ ​‍‌‍‍‌‌‍‌ ‌‍‍‌‌‍ ‍​‍​‍​ ‍‍​‍​‍‌ ​ ‌‍​‌‌‍ ‍‌‍‍‌‌ ‌​‌ ‍‌​‍ ‍‌‍‍‌‌‍ ​‍​‍​‍ ​​‍​‍‌‍‍​‌ ​‍‌‍‌‌‌‍‌‍​‍​‍​ ‍‍​‍​‍‌‍‍​‌ ‌​‌ ‌​‌ ​​‌ ​ ​ ‍‍​‍ ​‍ ‌‍ ​​‍ ‌‌‍​‌‌‍ ‍‌‍‌​​‍ ‌‌ ​‍​‍ ‌‌‍‍​‌‍ ‌ ‌​‌‍‌‌‌‍ ​‌ ​ ​‍ ‌‌ ​ ‌ ‌​‌ ‌‌‌‍‌​‌‍‍‌‌‍ ​‍ ‍‌ ‌‍‌‍‌‌‌ ​‍‌‍​ ‌‍‌‌‌‍ ​​‍ ‍‌‍​‌‌ ​​‌ ​​​‍ ‌‍‍‌‌‍ ‍‌ ‌​‌‍‌‌‌‍ ‍‌ ‌​​‍ ‌‍‌‌‌‍‌​‌‍‍‌‌ ‌​​‍ ‌‍ ‌‌‍ ‌‍‌​‌‍‌‌​ ‌‌ ​​‌ ​‍‌‍‌‌‌ ​ ‌‍‌‌‌‍ ‍‌ ‌​‌‍​‌‌ ‌​‌‍‍‌‌‍ ‌‍ ‍​ ‍ ‌‍‍‌‌‍‌​​ ‌‌‍​‍​ ‍‌​ ​‍​ ‌​‌‍‌‌‌‍‌​‌‍​‌​ ​‍​‍ ‌​ ‌​‌‍‌‌​ ​‌​ ‍‌​‍ ‌​ ‌​​ ​​​ ​‍​ ​​​‍ ‌‌‍​‌​ ‌‌​ ‌​‌‍​‌​‍ ‌‌‍‌‍‌‍‌​​ ​‌​ ​ ‌‍​‌​ ​ ​ ‍‌​ ‍​​ ‍​​ ​‍​ ‌‍​ ‍​​ ‍ ‌ ‌​‌ ‍‌‌ ​​‌‍‌‌​ ‌‌‍‍​‌‍ ‌ ‌​‌‍‌‌‌‍ ​‌‌​ ‌‍‍‌‌ ‌​‌‍‌‌‌‌​​‌‍​‌‌‍‌ ‌‍‌‌​ ‍ ‌ ​​‌‍​‌‌ ‌​‌‍‍​​ ‌‌ ​​‌‍​‌‌‍‌ ‌‍‌‌‌​​‍‌ ‌‌‌‍‍‌‌‍ ​‌‍‌​‌‍‌‌‌ ​‍​‍‌‌​ ‌‌‌​​‍‌‌ ‌‍‍ ‌‍‌‌‌ ‍‌​‍‌‌​ ​ ‌​‌​​‍‌‌​ ​ ‌​‌​​‍‌‌​ ​‍​ ​‍​ ​‌‌‍​‌​ ‌‌​ ‌​​ ​ ​ ‌‍​ ‍‌​ ‌ ​ ​‌‌‍‌​‌‍‌‍​ ‍‌​‍‌‌​ ​‍​ ​‍​‍‌‌​ ‌‌‌​‌​​‍ ‍‌ ​ ‌‍‌‌‌‍​ ‌ ‌​‌‍‍‌‌‍ ‌‍ ‍‌ ​ ​‍‌‌​ ‌‌‌​​‍‌‌ ‌‍‍ ‌‍‌‌‌ ‍‌​‍‌‌​ ​ ‌​‌​​‍‌‌​ ​ ‌​‌​​‍‌‌​ ​‍​ ​‍​ ​‍​ ‌‍‌‍​‌​ ‌ ‌‍‌​​ ​ ​ ​ ​ ‌​​ ‍‌‌‍​‌‌‍​ ​ ​​​‍‌‌​ ​‍​ ​‍​‍‌‌​ ‌‌‌​‌​​‍ ‍‌ ‌​‌‍‍‌‌ ‌​‌‍ ​‌‍‌‌​ ‌‍​‍‌‍​‌‌ ​ ‌‍‌‌‌‌‌‌‌ ​‍‌‍ ​​ ‌‌‍‍​‌ ‌​‌ ‌​‌ ​​‌ ​ ​‍‌‌​ ​ ‌​​‌​‍‌‌​ ​‍‌​‌‍​‍‌‌​ ​‍‌​‌‍‌‍ ​​‍ ‌‌‍​‌‌‍ ‍‌‍‌​​‍ ‌‌ ​‍​‍ ‌‌‍‍​‌‍ ‌ ‌​‌‍‌‌‌‍ ​‌ ​ ​‍ ‌‌ ​ ‌ ‌​‌ ‌‌‌‍‌​‌‍‍‌‌‍ ​‍ ‍‌ ‌‍‌‍‌‌‌ ​‍‌‍​ ‌‍‌‌‌‍ ​​‍ ‍‌‍​‌‌ ​​‌ ​​​‍‌‍‌‍‍‌‌‍‌​​ ‌‌‍​‍​ ‍‌​ ​‍​ ‌​‌‍‌‌‌‍‌​‌‍​‌​ ​‍​‍ ‌​ ‌​‌‍‌‌​ ​‌​ ‍‌​‍ ‌​ ‌​​ ​​​ ​‍​ ​​​‍ ‌‌‍​‌​ ‌‌​ ‌​‌‍​‌​‍ ‌‌‍‌‍‌‍‌​​ ​‌​ ​ ‌‍​‌​ ​ ​ ‍‌​ ‍​​ ‍​​ ​‍​ ‌‍​ ‍​​‍‌‍‌ ‌​‌ ‍‌‌ ​​‌‍‌‌​ ‌‌‍‍​‌‍ ‌ ‌​‌‍‌‌‌‍ ​‌‌​ ‌‍‍‌‌ ‌​‌‍‌‌‌‌​​‌‍​‌‌‍‌ ‌‍‌‌​‍‌‍‌ ​​‌‍​‌‌ ‌​‌‍‍​​ ‌‌ ​​‌‍​‌‌‍‌ ‌‍‌‌‌​​‍‌ ‌‌‌‍‍‌‌‍ ​‌‍‌​‌‍‌‌‌ ​‍​‍‌‌​ ‌‌‌​​‍‌‌ ‌‍‍ ‌‍‌‌‌ ‍‌​‍‌‌​ ​ ‌​‌​​‍‌‌​ ​ ‌​‌​​‍‌‌​ ​‍​ ​‍​ ​‌‌‍​‌​ ‌‌​ ‌​​ ​ ​ ‌‍​ ‍‌​ ‌ ​ ​‌‌‍‌​‌‍‌‍​ ‍‌​‍‌‌​ ​‍​ ​‍​‍‌‌​ ‌‌‌​‌​​‍ ‍‌ ​ ‌‍‌‌‌‍​ ‌ ‌​‌‍‍‌‌‍ ‌‍ ‍‌ ​ ​‍‌‌​ ‌‌‌​​‍‌‌ ‌‍‍ ‌‍‌‌‌ ‍‌​‍‌‌​ ​ ‌​‌​​‍‌‌​ ​ ‌​‌​​‍‌‌​ ​‍​ ​‍​ ​‍​ ‌‍‌‍​‌​ ‌ ‌‍‌​​ ​ ​ ​ ​ ‌​​ ‍‌‌‍​‌‌‍​ ​ ​​​‍‌‌​ ​‍​ ​‍​‍‌‌​ ‌‌‌​‌​​‍ ‍‌ ‌​‌‍‍‌‌ ‌​‌‍ ​‌‍‌‌​‍‌‍‌ ​​‌‍‌‌‌ ​‍‌ ​ ‌ ​​‌‍‌‌‌‍​ ‌ ‌​‌‍‍‌‌ ‌‍‌‍‌‌​ ‌‌ ​​‌ ‌‌‌‍​‍‌‍ ​‌‍‍‌‌ ​ ‌‍‍​‌‍‌‌‌‍‌​​‍​‍‌ ‌
The Lake Suite​​​​‌ ‍ ​‍​‍‌‍ ‌ ​‍‌‍‍‌‌‍‌ ‌‍‍‌‌‍ ‍​‍​‍​ ‍‍​‍​‍‌ ​ ‌‍​‌‌‍ ‍‌‍‍‌‌ ‌​‌ ‍‌​‍ ‍‌‍‍‌‌‍ ​‍​‍​‍ ​​‍​‍‌‍‍​‌ ​‍‌‍‌‌‌‍‌‍​‍​‍​ ‍‍​‍​‍‌‍‍​‌ ‌​‌ ‌​‌ ​​‌ ​ ​ ‍‍​‍ ​‍ ‌‍ ​​‍ ‌‌‍​‌‌‍ ‍‌‍‌​​‍ ‌‌ ​‍​‍ ‌‌‍‍​‌‍ ‌ ‌​‌‍‌‌‌‍ ​‌ ​ ​‍ ‌‌ ​ ‌ ‌​‌ ‌‌‌‍‌​‌‍‍‌‌‍ ​‍ ‍‌ ‌‍‌‍‌‌‌ ​‍‌‍​ ‌‍‌‌‌‍ ​​‍ ‍‌‍​‌‌ ​​‌ ​​​‍ ‌‍‍‌‌‍ ‍‌ ‌​‌‍‌‌‌‍ ‍‌ ‌​​‍ ‌‍‌‌‌‍‌​‌‍‍‌‌ ‌​​‍ ‌‍ ‌‌‍ ‌‍‌​‌‍‌‌​ ‌‌ ​​‌ ​‍‌‍‌‌‌ ​ ‌‍‌‌‌‍ ‍‌ ‌​‌‍​‌‌ ‌​‌‍‍‌‌‍ ‌‍ ‍​ ‍ ‌‍‍‌‌‍‌​​ ‌‌‍​‍​ ‍‌​ ​‍​ ‌​‌‍‌‌‌‍‌​‌‍​‌​ ​‍​‍ ‌​ ‌​‌‍‌‌​ ​‌​ ‍‌​‍ ‌​ ‌​​ ​​​ ​‍​ ​​​‍ ‌‌‍​‌​ ‌‌​ ‌​‌‍​‌​‍ ‌‌‍‌‍‌‍‌​​ ​‌​ ​ ‌‍​‌​ ​ ​ ‍‌​ ‍​​ ‍​​ ​‍​ ‌‍​ ‍​​ ‍ ‌ ‌​‌ ‍‌‌ ​​‌‍‌‌​ ‌‌‍‍​‌‍ ‌ ‌​‌‍‌‌‌‍ ​‌‌​ ‌‍‍‌‌ ‌​‌‍‌‌‌‌​​‌‍​‌‌‍‌ ‌‍‌‌​ ‍ ‌ ​​‌‍​‌‌ ‌​‌‍‍​​ ‌‌ ​​‌‍​‌‌‍‌ ‌‍‌‌‌​​‍‌ ‌‌‌‍‍‌‌‍ ​‌‍‌​‌‍‌‌‌ ​‍​‍‌‌​ ‌‌‌​​‍‌‌ ‌‍‍ ‌‍‌‌‌ ‍‌​‍‌‌​ ​ ‌​‌​​‍‌‌​ ​ ‌​‌​​‍‌‌​ ​‍​ ​‍​ ​‌‌‍​‌​ ‌‌​ ‌​​ ​ ​ ‌‍​ ‍‌​ ‌ ​ ​‌‌‍‌​‌‍‌‍​ ‍‌​‍‌‌​ ​‍​ ​‍​‍‌‌​ ‌‌‌​‌​​‍ ‍‌ ​ ‌‍‌‌‌‍​ ‌ ‌​‌‍‍‌‌‍ ‌‍ ‍‌ ​ ​‍‌‌​ ‌‌‌​​‍‌‌ ‌‍‍ ‌‍‌‌‌ ‍‌​‍‌‌​ ​ ‌​‌​​‍‌‌​ ​ ‌​‌​​‍‌‌​ ​‍​ ​‍​ ‍​​ ‍‌​ ‌ ​ ​‍​ ‌ ​ ‌​​ ‍‌​ ‌‍​ ‍‌​ ​‌‌‍‌‍​ ‌ ​‍‌‌​ ​‍​ ​‍​‍‌‌​ ‌‌‌​‌​​‍ ‍‌ ‌​‌‍‍‌‌ ‌​‌‍ ​‌‍‌‌​ ‌‍​‍‌‍​‌‌ ​ ‌‍‌‌‌‌‌‌‌ ​‍‌‍ ​​ ‌‌‍‍​‌ ‌​‌ ‌​‌ ​​‌ ​ ​‍‌‌​ ​ ‌​​‌​‍‌‌​ ​‍‌​‌‍​‍‌‌​ ​‍‌​‌‍‌‍ ​​‍ ‌‌‍​‌‌‍ ‍‌‍‌​​‍ ‌‌ ​‍​‍ ‌‌‍‍​‌‍ ‌ ‌​‌‍‌‌‌‍ ​‌ ​ ​‍ ‌‌ ​ ‌ ‌​‌ ‌‌‌‍‌​‌‍‍‌‌‍ ​‍ ‍‌ ‌‍‌‍‌‌‌ ​‍‌‍​ ‌‍‌‌‌‍ ​​‍ ‍‌‍​‌‌ ​​‌ ​​​‍‌‍‌‍‍‌‌‍‌​​ ‌‌‍​‍​ ‍‌​ ​‍​ ‌​‌‍‌‌‌‍‌​‌‍​‌​ ​‍​‍ ‌​ ‌​‌‍‌‌​ ​‌​ ‍‌​‍ ‌​ ‌​​ ​​​ ​‍​ ​​​‍ ‌‌‍​‌​ ‌‌​ ‌​‌‍​‌​‍ ‌‌‍‌‍‌‍‌​​ ​‌​ ​ ‌‍​‌​ ​ ​ ‍‌​ ‍​​ ‍​​ ​‍​ ‌‍​ ‍​​‍‌‍‌ ‌​‌ ‍‌‌ ​​‌‍‌‌​ ‌‌‍‍​‌‍ ‌ ‌​‌‍‌‌‌‍ ​‌‌​ ‌‍‍‌‌ ‌​‌‍‌‌‌‌​​‌‍​‌‌‍‌ ‌‍‌‌​‍‌‍‌ ​​‌‍​‌‌ ‌​‌‍‍​​ ‌‌ ​​‌‍​‌‌‍‌ ‌‍‌‌‌​​‍‌ ‌‌‌‍‍‌‌‍ ​‌‍‌​‌‍‌‌‌ ​‍​‍‌‌​ ‌‌‌​​‍‌‌ ‌‍‍ ‌‍‌‌‌ ‍‌​‍‌‌​ ​ ‌​‌​​‍‌‌​ ​ ‌​‌​​‍‌‌​ ​‍​ ​‍​ ​‌‌‍​‌​ ‌‌​ ‌​​ ​ ​ ‌‍​ ‍‌​ ‌ ​ ​‌‌‍‌​‌‍‌‍​ ‍‌​‍‌‌​ ​‍​ ​‍​‍‌‌​ ‌‌‌​‌​​‍ ‍‌ ​ ‌‍‌‌‌‍​ ‌ ‌​‌‍‍‌‌‍ ‌‍ ‍‌ ​ ​‍‌‌​ ‌‌‌​​‍‌‌ ‌‍‍ ‌‍‌‌‌ ‍‌​‍‌‌​ ​ ‌​‌​​‍‌‌​ ​ ‌​‌​​‍‌‌​ ​‍​ ​‍​ ‍​​ ‍‌​ ‌ ​ ​‍​ ‌ ​ ‌​​ ‍‌​ ‌‍​ ‍‌​ ​‌‌‍‌‍​ ‌ ​‍‌‌​ ​‍​ ​‍​‍‌‌​ ‌‌‌​‌​​‍ ‍‌ ‌​‌‍‍‌‌ ‌​‌‍ ​‌‍‌‌​‍‌‍‌ ​​‌‍‌‌‌ ​‍‌ ​ ‌ ​​‌‍‌‌‌‍​ ‌ ‌​‌‍‍‌‌ ‌‍‌‍‌‌​ ‌‌ ​​‌ ‌‌‌‍​‍‌‍ ​‌‍‍‌‌ ​ ‌‍‍​‌‍‌‌‌‍‌​​‍​‍‌ ‌ The Walled Garden and Orchard​​​​‌ ‍ ​‍​‍‌‍ ‌ ​‍‌‍‍‌‌‍‌ ‌‍‍‌‌‍ ‍​‍​‍​ ‍‍​‍​‍‌ ​ ‌‍​‌‌‍ ‍‌‍‍‌‌ ‌​‌ ‍‌​‍ ‍‌‍‍‌‌‍ ​‍​‍​‍ ​​‍​‍‌‍‍​‌ ​‍‌‍‌‌‌‍‌‍​‍​‍​ ‍‍​‍​‍‌‍‍​‌ ‌​‌ ‌​‌ ​​‌ ​ ​ ‍‍​‍ ​‍ ‌‍ ​​‍ ‌‌‍​‌‌‍ ‍‌‍‌​​‍ ‌‌ ​‍​‍ ‌‌‍‍​‌‍ ‌ ‌​‌‍‌‌‌‍ ​‌ ​ ​‍ ‌‌ ​ ‌ ‌​‌ ‌‌‌‍‌​‌‍‍‌‌‍ ​‍ ‍‌ ‌‍‌‍‌‌‌ ​‍‌‍​ ‌‍‌‌‌‍ ​​‍ ‍‌‍​‌‌ ​​‌ ​​​‍ ‌‍‍‌‌‍ ‍‌ ‌​‌‍‌‌‌‍ ‍‌ ‌​​‍ ‌‍‌‌‌‍‌​‌‍‍‌‌ ‌​​‍ ‌‍ ‌‌‍ ‌‍‌​‌‍‌‌​ ‌‌ ​​‌ ​‍‌‍‌‌‌ ​ ‌‍‌‌‌‍ ‍‌ ‌​‌‍​‌‌ ‌​‌‍‍‌‌‍ ‌‍ ‍​ ‍ ‌‍‍‌‌‍‌​​ ‌‌‍​‍​ ‍‌​ ​‍​ ‌​‌‍‌‌‌‍‌​‌‍​‌​ ​‍​‍ ‌​ ‌​‌‍‌‌​ ​‌​ ‍‌​‍ ‌​ ‌​​ ​​​ ​‍​ ​​​‍ ‌‌‍​‌​ ‌‌​ ‌​‌‍​‌​‍ ‌‌‍‌‍‌‍‌​​ ​‌​ ​ ‌‍​‌​ ​ ​ ‍‌​ ‍​​ ‍​​ ​‍​ ‌‍​ ‍​​ ‍ ‌ ‌​‌ ‍‌‌ ​​‌‍‌‌​ ‌‌‍‍​‌‍ ‌ ‌​‌‍‌‌‌‍ ​‌‌​ ‌‍‍‌‌ ‌​‌‍‌‌‌‌​​‌‍​‌‌‍‌ ‌‍‌‌​ ‍ ‌ ​​‌‍​‌‌ ‌​‌‍‍​​ ‌‌ ​​‌‍​‌‌‍‌ ‌‍‌‌‌​​‍‌ ‌‌‌‍‍‌‌‍ ​‌‍‌​‌‍‌‌‌ ​‍​‍‌‌​ ‌‌‌​​‍‌‌ ‌‍‍ ‌‍‌‌‌ ‍‌​‍‌‌​ ​ ‌​‌​​‍‌‌​ ​ ‌​‌​​‍‌‌​ ​‍​ ​‍​ ​‌‌‍​‌​ ‌‌​ ‌​​ ​ ​ ‌‍​ ‍‌​ ‌ ​ ​‌‌‍‌​‌‍‌‍​ ‍‌​‍‌‌​ ​‍​ ​‍​‍‌‌​ ‌‌‌​‌​​‍ ‍‌ ​ ‌‍‌‌‌‍​ ‌ ‌​‌‍‍‌‌‍ ‌‍ ‍‌ ​ ​‍‌‌​ ‌‌‌​​‍‌‌ ‌‍‍ ‌‍‌‌‌ ‍‌​‍‌‌​ ​ ‌​‌​​‍‌‌​ ​ ‌​‌​​‍‌‌​ ​‍​ ​‍‌‍​‍​ ‌‍‌‍‌‌​ ‌​​ ‍​‌‍​‌​ ​ ​ ‌ ​ ‍‌​ ​ ‌‍​ ‌‍​‌​‍‌‌​ ​‍​ ​‍​‍‌‌​ ‌‌‌​‌​​‍ ‍‌ ‌​‌‍‍‌‌ ‌​‌‍ ​‌‍‌‌​ ‌‍​‍‌‍​‌‌ ​ ‌‍‌‌‌‌‌‌‌ ​‍‌‍ ​​ ‌‌‍‍​‌ ‌​‌ ‌​‌ ​​‌ ​ ​‍‌‌​ ​ ‌​​‌​‍‌‌​ ​‍‌​‌‍​‍‌‌​ ​‍‌​‌‍‌‍ ​​‍ ‌‌‍​‌‌‍ ‍‌‍‌​​‍ ‌‌ ​‍​‍ ‌‌‍‍​‌‍ ‌ ‌​‌‍‌‌‌‍ ​‌ ​ ​‍ ‌‌ ​ ‌ ‌​‌ ‌‌‌‍‌​‌‍‍‌‌‍ ​‍ ‍‌ ‌‍‌‍‌‌‌ ​‍‌‍​ ‌‍‌‌‌‍ ​​‍ ‍‌‍​‌‌ ​​‌ ​​​‍‌‍‌‍‍‌‌‍‌​​ ‌‌‍​‍​ ‍‌​ ​‍​ ‌​‌‍‌‌‌‍‌​‌‍​‌​ ​‍​‍ ‌​ ‌​‌‍‌‌​ ​‌​ ‍‌​‍ ‌​ ‌​​ ​​​ ​‍​ ​​​‍ ‌‌‍​‌​ ‌‌​ ‌​‌‍​‌​‍ ‌‌‍‌‍‌‍‌​​ ​‌​ ​ ‌‍​‌​ ​ ​ ‍‌​ ‍​​ ‍​​ ​‍​ ‌‍​ ‍​​‍‌‍‌ ‌​‌ ‍‌‌ ​​‌‍‌‌​ ‌‌‍‍​‌‍ ‌ ‌​‌‍‌‌‌‍ ​‌‌​ ‌‍‍‌‌ ‌​‌‍‌‌‌‌​​‌‍​‌‌‍‌ ‌‍‌‌​‍‌‍‌ ​​‌‍​‌‌ ‌​‌‍‍​​ ‌‌ ​​‌‍​‌‌‍‌ ‌‍‌‌‌​​‍‌ ‌‌‌‍‍‌‌‍ ​‌‍‌​‌‍‌‌‌ ​‍​‍‌‌​ ‌‌‌​​‍‌‌ ‌‍‍ ‌‍‌‌‌ ‍‌​‍‌‌​ ​ ‌​‌​​‍‌‌​ ​ ‌​‌​​‍‌‌​ ​‍​ ​‍​ ​‌‌‍​‌​ ‌‌​ ‌​​ ​ ​ ‌‍​ ‍‌​ ‌ ​ ​‌‌‍‌​‌‍‌‍​ ‍‌​‍‌‌​ ​‍​ ​‍​‍‌‌​ ‌‌‌​‌​​‍ ‍‌ ​ ‌‍‌‌‌‍​ ‌ ‌​‌‍‍‌‌‍ ‌‍ ‍‌ ​ ​‍‌‌​ ‌‌‌​​‍‌‌ ‌‍‍ ‌‍‌‌‌ ‍‌​‍‌‌​ ​ ‌​‌​​‍‌‌​ ​ ‌​‌​​‍‌‌​ ​‍​ ​‍‌‍​‍​ ‌‍‌‍‌‌​ ‌​​ ‍​‌‍​‌​ ​ ​ ‌ ​ ‍‌​ ​ ‌‍​ ‌‍​‌​‍‌‌​ ​‍​ ​‍​‍‌‌​ ‌‌‌​‌​​‍ ‍‌ ‌​‌‍‍‌‌ ‌​‌‍ ​‌‍‌‌​‍‌‍‌ ​​‌‍‌‌‌ ​‍‌ ​ ‌ ​​‌‍‌‌‌‍​ ‌ ‌​‌‍‍‌‌ ‌‍‌‍‌‌​ ‌‌ ​​‌ ‌‌‌‍​‍‌‍ ​‌‍‍‌‌ ​ ‌‍‍​‌‍‌‌‌‍‌​​‍​‍‌ ‌
An intimate glass-fronted cellar setting for up to 18 guests.​​​​‌ ‍ ​‍​‍‌‍ ‌ ​‍‌‍‍‌‌‍‌ ‌‍‍‌‌‍ ‍​‍​‍​ ‍‍​‍​‍‌ ​ ‌‍​‌‌‍ ‍‌‍‍‌‌ ‌​‌ ‍‌​‍ ‍‌‍‍‌‌‍ ​‍​‍​‍ ​​‍​‍‌‍‍​‌ ​‍‌‍‌‌‌‍‌‍​‍​‍​ ‍‍​‍​‍‌‍‍​‌ ‌​‌ ‌​‌ ​​‌ ​ ​ ‍‍​‍ ​‍ ‌‍ ​​‍ ‌‌‍​‌‌‍ ‍‌‍‌​​‍ ‌‌ ​‍​‍ ‌‌‍‍​‌‍ ‌ ‌​‌‍‌‌‌‍ ​‌ ​ ​‍ ‌‌ ​ ‌ ‌​‌ ‌‌‌‍‌​‌‍‍‌‌‍ ​‍ ‍‌ ‌‍‌‍‌‌‌ ​‍‌‍​ ‌‍‌‌‌‍ ​​‍ ‍‌‍​‌‌ ​​‌ ​​​‍ ‌‍‍‌‌‍ ‍‌ ‌​‌‍‌‌‌‍ ‍‌ ‌​​‍ ‌‍‌‌‌‍‌​‌‍‍‌‌ ‌​​‍ ‌‍ ‌‌‍ ‌‍‌​‌‍‌‌​ ‌‌ ​​‌ ​‍‌‍‌‌‌ ​ ‌‍‌‌‌‍ ‍‌ ‌​‌‍​‌‌ ‌​‌‍‍‌‌‍ ‌‍ ‍​ ‍ ‌‍‍‌‌‍‌​​ ‌‌‍​‍​ ‍‌​ ​‍​ ‌​‌‍‌‌‌‍‌​‌‍​‌​ ​‍​‍ ‌​ ‌​‌‍‌‌​ ​‌​ ‍‌​‍ ‌​ ‌​​ ​​​ ​‍​ ​​​‍ ‌‌‍​‌​ ‌‌​ ‌​‌‍​‌​‍ ‌‌‍‌‍‌‍‌​​ ​‌​ ​ ‌‍​‌​ ​ ​ ‍‌​ ‍​​ ‍​​ ​‍​ ‌‍​ ‍​​ ‍ ‌ ‌​‌ ‍‌‌ ​​‌‍‌‌​ ‌‌‍‍​‌‍ ‌ ‌​‌‍‌‌‌‍ ​‌‌​ ‌‍‍‌‌ ‌​‌‍‌‌‌‌​​‌‍​‌‌‍‌ ‌‍‌‌​ ‍ ‌ ​​‌‍​‌‌ ‌​‌‍‍​​ ‌‌ ​​‌‍​‌‌‍‌ ‌‍‌‌‌​​‍‌ ‌‌‌‍‍‌‌‍ ​‌‍‌​‌‍‌‌‌ ​‍​‍‌‌​ ‌‌‌​​‍‌‌ ‌‍‍ ‌‍‌‌‌ ‍‌​‍‌‌​ ​ ‌​‌​​‍‌‌​ ​ ‌​‌​​‍‌‌​ ​‍​ ​‍​ ​‌‌‍​‌​ ‌‌​ ‌​​ ​ ​ ‌‍​ ‍‌​ ‌ ​ ​‌‌‍‌​‌‍‌‍​ ‍‌​‍‌‌​ ​‍​ ​‍​‍‌‌​ ‌‌‌​‌​​‍ ‍‌ ​ ‌‍‌‌‌‍​ ‌ ‌​‌‍‍‌‌‍ ‌‍ ‍‌ ​ ​‍‌‌​ ‌‌‌​​‍‌‌ ‌‍‍ ‌‍‌‌‌ ‍‌​‍‌‌​ ​ ‌​‌​​‍‌‌​ ​ ‌​‌​​‍‌‌​ ​‍​ ​‍‌‍​ ‌‍​ ​ ‌‌‌‍​ ​ ‍​‌‍‌‍​ ​‌​ ​​​ ‌‍‌‍‌‌​ ‍​​ ​​​‍‌‌​ ​‍​ ​‍​‍‌‌​ ‌‌‌​‌​​‍ ‍‌‍​‍‌‍ ‌‍‌​‌ ‍‌​‍‌‌​ ‌‌‌​​‍‌‌ ‌‍‍ ‌‍‌‌‌ ‍‌​‍‌‌​ ​ ‌​‌​​‍‌‌​ ​ ‌​‌​​‍‌‌​ ​‍​ ​‍​ ‌​​ ​​‌‍​‌​ ​​​ ​‌‌‍​‌​ ‌‌‌‍‌​​ ‍​​ ​‌​ ‌ ‌‍‌‌​‍‌‌​ ​‍​ ​‍​‍‌‌​ ‌‌‌​‌​​‍ ‍‌‍​ ‌‍‍​‌‍‍‌‌‍ ​‌‍‌​‌ ​‍‌‍‌‌‌‍ ‍​‍‌‌​ ‌‌‌​​‍‌‌ ‌‍‍ ‌‍‌‌‌ ‍‌​‍‌‌​ ​ ‌​‌​​‍‌‌​ ​ ‌​‌​​‍‌‌​ ​‍​ ​‍‌‍​ ​ ‌‌​ ​​​ ‌ ‌‍​‌‌‍​‌​ ​‍​ ​‌​ ​‍‌‍​ ​ ‍​​ ‌‌​‍‌‌​ ​‍​ ​‍​‍‌‌​ ‌‌‌​‌​​‍ ‍‌ ‌​‌‍‌‌‌ ‍​‌ ‌​​ ‌‍​‍‌‍​‌‌ ​ ‌‍‌‌‌‌‌‌‌ ​‍‌‍ ​​ ‌‌‍‍​‌ ‌​‌ ‌​‌ ​​‌ ​ ​‍‌‌​ ​ ‌​​‌​‍‌‌​ ​‍‌​‌‍​‍‌‌​ ​‍‌​‌‍‌‍ ​​‍ ‌‌‍​‌‌‍ ‍‌‍‌​​‍ ‌‌ ​‍​‍ ‌‌‍‍​‌‍ ‌ ‌​‌‍‌‌‌‍ ​‌ ​ ​‍ ‌‌ ​ ‌ ‌​‌ ‌‌‌‍‌​‌‍‍‌‌‍ ​‍ ‍‌ ‌‍‌‍‌‌‌ ​‍‌‍​ ‌‍‌‌‌‍ ​​‍ ‍‌‍​‌‌ ​​‌ ​​​‍‌‍‌‍‍‌‌‍‌​​ ‌‌‍​‍​ ‍‌​ ​‍​ ‌​‌‍‌‌‌‍‌​‌‍​‌​ ​‍​‍ ‌​ ‌​‌‍‌‌​ ​‌​ ‍‌​‍ ‌​ ‌​​ ​​​ ​‍​ ​​​‍ ‌‌‍​‌​ ‌‌​ ‌​‌‍​‌​‍ ‌‌‍‌‍‌‍‌​​ ​‌​ ​ ‌‍​‌​ ​ ​ ‍‌​ ‍​​ ‍​​ ​‍​ ‌‍​ ‍​​‍‌‍‌ ‌​‌ ‍‌‌ ​​‌‍‌‌​ ‌‌‍‍​‌‍ ‌ ‌​‌‍‌‌‌‍ ​‌‌​ ‌‍‍‌‌ ‌​‌‍‌‌‌‌​​‌‍​‌‌‍‌ ‌‍‌‌​‍‌‍‌ ​​‌‍​‌‌ ‌​‌‍‍​​ ‌‌ ​​‌‍​‌‌‍‌ ‌‍‌‌‌​​‍‌ ‌‌‌‍‍‌‌‍ ​‌‍‌​‌‍‌‌‌ ​‍​‍‌‌​ ‌‌‌​​‍‌‌ ‌‍‍ ‌‍‌‌‌ ‍‌​‍‌‌​ ​ ‌​‌​​‍‌‌​ ​ ‌​‌​​‍‌‌​ ​‍​ ​‍​ ​‌‌‍​‌​ ‌‌​ ‌​​ ​ ​ ‌‍​ ‍‌​ ‌ ​ ​‌‌‍‌​‌‍‌‍​ ‍‌​‍‌‌​ ​‍​ ​‍​‍‌‌​ ‌‌‌​‌​​‍ ‍‌ ​ ‌‍‌‌‌‍​ ‌ ‌​‌‍‍‌‌‍ ‌‍ ‍‌ ​ ​‍‌‌​ ‌‌‌​​‍‌‌ ‌‍‍ ‌‍‌‌‌ ‍‌​‍‌‌​ ​ ‌​‌​​‍‌‌​ ​ ‌​‌​​‍‌‌​ ​‍​ ​‍‌‍​ ‌‍​ ​ ‌‌‌‍​ ​ ‍​‌‍‌‍​ ​‌​ ​​​ ‌‍‌‍‌‌​ ‍​​ ​​​‍‌‌​ ​‍​ ​‍​‍‌‌​ ‌‌‌​‌​​‍ ‍‌‍​‍‌‍ ‌‍‌​‌ ‍‌​‍‌‌​ ‌‌‌​​‍‌‌ ‌‍‍ ‌‍‌‌‌ ‍‌​‍‌‌​ ​ ‌​‌​​‍‌‌​ ​ ‌​‌​​‍‌‌​ ​‍​ ​‍​ ‌​​ ​​‌‍​‌​ ​​​ ​‌‌‍​‌​ ‌‌‌‍‌​​ ‍​​ ​‌​ ‌ ‌‍‌‌​‍‌‌​ ​‍​ ​‍​‍‌‌​ ‌‌‌​‌​​‍ ‍‌‍​ ‌‍‍​‌‍‍‌‌‍ ​‌‍‌​‌ ​‍‌‍‌‌‌‍ ‍​‍‌‌​ ‌‌‌​​‍‌‌ ‌‍‍ ‌‍‌‌‌ ‍‌​‍‌‌​ ​ ‌​‌​​‍‌‌​ ​ ‌​‌​​‍‌‌​ ​‍​ ​‍‌‍​ ​ ‌‌​ ​​​ ‌ ‌‍​‌‌‍​‌​ ​‍​ ​‌​ ​‍‌‍​ ​ ‍​​ ‌‌​‍‌‌​ ​‍​ ​‍​‍‌‌​ ‌‌‌​‌​​‍ ‍‌ ‌​‌‍‌‌‌ ‍​‌ ‌​​‍‌‍‌ ​​‌‍‌‌‌ ​‍‌ ​ ‌ ​​‌‍‌‌‌‍​ ‌ ‌​‌‍‍‌‌ ‌‍‌‍‌‌​ ‌‌ ​​‌ ‌‌‌‍​‍‌‍ ​‌‍‍‌‌ ​ ‌‍‍​‌‍‌‌‌‍‌​​‍​‍‌ ‌
Explore space​​​​‌ ‍ ​‍​‍‌‍ ‌ ​‍‌‍‍‌‌‍‌ ‌‍‍‌‌‍ ‍​‍​‍​ ‍‍​‍​‍‌ ​ ‌‍​‌‌‍ ‍‌‍‍‌‌ ‌​‌ ‍‌​‍ ‍‌‍‍‌‌‍ ​‍​‍​‍ ​​‍​‍‌‍‍​‌ ​‍‌‍‌‌‌‍‌‍​‍​‍​ ‍‍​‍​‍‌‍‍​‌ ‌​‌ ‌​‌ ​​‌ ​ ​ ‍‍​‍ ​‍ ‌‍ ​​‍ ‌‌‍​‌‌‍ ‍‌‍‌​​‍ ‌‌ ​‍​‍ ‌‌‍‍​‌‍ ‌ ‌​‌‍‌‌‌‍ ​‌ ​ ​‍ ‌‌ ​ ‌ ‌​‌ ‌‌‌‍‌​‌‍‍‌‌‍ ​‍ ‍‌ ‌‍‌‍‌‌‌ ​‍‌‍​ ‌‍‌‌‌‍ ​​‍ ‍‌‍​‌‌ ​​‌ ​​​‍ ‌‍‍‌‌‍ ‍‌ ‌​‌‍‌‌‌‍ ‍‌ ‌​​‍ ‌‍‌‌‌‍‌​‌‍‍‌‌ ‌​​‍ ‌‍ ‌‌‍ ‌‍‌​‌‍‌‌​ ‌‌ ​​‌ ​‍‌‍‌‌‌ ​ ‌‍‌‌‌‍ ‍‌ ‌​‌‍​‌‌ ‌​‌‍‍‌‌‍ ‌‍ ‍​ ‍ ‌‍‍‌‌‍‌​​ ‌‌‍​‍​ ‍‌​ ​‍​ ‌​‌‍‌‌‌‍‌​‌‍​‌​ ​‍​‍ ‌​ ‌​‌‍‌‌​ ​‌​ ‍‌​‍ ‌​ ‌​​ ​​​ ​‍​ ​​​‍ ‌‌‍​‌​ ‌‌​ ‌​‌‍​‌​‍ ‌‌‍‌‍‌‍‌​​ ​‌​ ​ ‌‍​‌​ ​ ​ ‍‌​ ‍​​ ‍​​ ​‍​ ‌‍​ ‍​​ ‍ ‌ ‌​‌ ‍‌‌ ​​‌‍‌‌​ ‌‌‍‍​‌‍ ‌ ‌​‌‍‌‌‌‍ ​‌‌​ ‌‍‍‌‌ ‌​‌‍‌‌‌‌​​‌‍​‌‌‍‌ ‌‍‌‌​ ‍ ‌ ​​‌‍​‌‌ ‌​‌‍‍​​ ‌‌ ​​‌‍​‌‌‍‌ ‌‍‌‌‌​​‍‌ ‌‌‌‍‍‌‌‍ ​‌‍‌​‌‍‌‌‌ ​‍​‍‌‌​ ‌‌‌​​‍‌‌ ‌‍‍ ‌‍‌‌‌ ‍‌​‍‌‌​ ​ ‌​‌​​‍‌‌​ ​ ‌​‌​​‍‌‌​ ​‍​ ​‍​ ​‌‌‍​‌​ ‌‌​ ‌​​ ​ ​ ‌‍​ ‍‌​ ‌ ​ ​‌‌‍‌​‌‍‌‍​ ‍‌​‍‌‌​ ​‍​ ​‍​‍‌‌​ ‌‌‌​‌​​‍ ‍‌ ​ ‌‍‌‌‌‍​ ‌ ‌​‌‍‍‌‌‍ ‌‍ ‍‌ ​ ​‍‌‌​ ‌‌‌​​‍‌‌ ‌‍‍ ‌‍‌‌‌ ‍‌​‍‌‌​ ​ ‌​‌​​‍‌‌​ ​ ‌​‌​​‍‌‌​ ​‍​ ​‍‌‍​ ‌‍​ ​ ‌‌‌‍​ ​ ‍​‌‍‌‍​ ​‌​ ​​​ ‌‍‌‍‌‌​ ‍​​ ​​​‍‌‌​ ​‍​ ​‍​‍‌‌​ ‌‌‌​‌​​‍ ‍‌ ​ ‌‍‌‌‌‍​ ‌‍ ‌‍ ‍‌‍‌​‌‍​‌‌ ​‍‌ ‍‌‌​​ ‌ ‌​‌‍​‌​‍ ‍‌‍ ​‌‍​‌‌‍​‍‌‍‌‌‌‍ ​​ ‌‍​‍‌‍​‌‌ ​ ‌‍‌‌‌‌‌‌‌ ​‍‌‍ ​​ ‌‌‍‍​‌ ‌​‌ ‌​‌ ​​‌ ​ ​‍‌‌​ ​ ‌​​‌​‍‌‌​ ​‍‌​‌‍​‍‌‌​ ​‍‌​‌‍‌‍ ​​‍ ‌‌‍​‌‌‍ ‍‌‍‌​​‍ ‌‌ ​‍​‍ ‌‌‍‍​‌‍ ‌ ‌​‌‍‌‌‌‍ ​‌ ​ ​‍ ‌‌ ​ ‌ ‌​‌ ‌‌‌‍‌​‌‍‍‌‌‍ ​‍ ‍‌ ‌‍‌‍‌‌‌ ​‍‌‍​ ‌‍‌‌‌‍ ​​‍ ‍‌‍​‌‌ ​​‌ ​​​‍‌‍‌‍‍‌‌‍‌​​ ‌‌‍​‍​ ‍‌​ ​‍​ ‌​‌‍‌‌‌‍‌​‌‍​‌​ ​‍​‍ ‌​ ‌​‌‍‌‌​ ​‌​ ‍‌​‍ ‌​ ‌​​ ​​​ ​‍​ ​​​‍ ‌‌‍​‌​ ‌‌​ ‌​‌‍​‌​‍ ‌‌‍‌‍‌‍‌​​ ​‌​ ​ ‌‍​‌​ ​ ​ ‍‌​ ‍​​ ‍​​ ​‍​ ‌‍​ ‍​​‍‌‍‌ ‌​‌ ‍‌‌ ​​‌‍‌‌​ ‌‌‍‍​‌‍ ‌ ‌​‌‍‌‌‌‍ ​‌‌​ ‌‍‍‌‌ ‌​‌‍‌‌‌‌​​‌‍​‌‌‍‌ ‌‍‌‌​‍‌‍‌ ​​‌‍​‌‌ ‌​‌‍‍​​ ‌‌ ​​‌‍​‌‌‍‌ ‌‍‌‌‌​​‍‌ ‌‌‌‍‍‌‌‍ ​‌‍‌​‌‍‌‌‌ ​‍​‍‌‌​ ‌‌‌​​‍‌‌ ‌‍‍ ‌‍‌‌‌ ‍‌​‍‌‌​ ​ ‌​‌​​‍‌‌​ ​ ‌​‌​​‍‌‌​ ​‍​ ​‍​ ​‌‌‍​‌​ ‌‌​ ‌​​ ​ ​ ‌‍​ ‍‌​ ‌ ​ ​‌‌‍‌​‌‍‌‍​ ‍‌​‍‌‌​ ​‍​ ​‍​‍‌‌​ ‌‌‌​‌​​‍ ‍‌ ​ ‌‍‌‌‌‍​ ‌ ‌​‌‍‍‌‌‍ ‌‍ ‍‌ ​ ​‍‌‌​ ‌‌‌​​‍‌‌ ‌‍‍ ‌‍‌‌‌ ‍‌​‍‌‌​ ​ ‌​‌​​‍‌‌​ ​ ‌​‌​​‍‌‌​ ​‍​ ​‍‌‍​ ‌‍​ ​ ‌‌‌‍​ ​ ‍​‌‍‌‍​ ​‌​ ​​​ ‌‍‌‍‌‌​ ‍​​ ​​​‍‌‌​ ​‍​ ​‍​‍‌‌​ ‌‌‌​‌​​‍ ‍‌ ​ ‌‍‌‌‌‍​ ‌‍ ‌‍ ‍‌‍‌​‌‍​‌‌ ​‍‌ ‍‌‌​​ ‌ ‌​‌‍​‌​‍ ‍‌‍ ​‌‍​‌‌‍​‍‌‍‌‌‌‍ ​​‍‌‍‌ ​​‌‍‌‌‌ ​‍‌ ​ ‌ ​​‌‍‌‌‌‍​ ‌ ‌​‌‍‍‌‌ ‌‍‌‍‌‌​ ‌‌ ​​‌ ‌‌‌‍​‍‌‍ ​‌‍‍‌‌ ​ ‌‍‍​‌‍‌‌‌‍‌​​‍​‍‌ ‌
Your questions, answered​​​​‌ ‍ ​‍​‍‌‍ ‌ ​‍‌‍‍‌‌‍‌ ‌‍‍‌‌‍ ‍​‍​‍​ ‍‍​‍​‍‌ ​ ‌‍​‌‌‍ ‍‌‍‍‌‌ ‌​‌ ‍‌​‍ ‍‌‍‍‌‌‍ ​‍​‍​‍ ​​‍​‍‌‍‍​‌ ​‍‌‍‌‌‌‍‌‍​‍​‍​ ‍‍​‍​‍‌‍‍​‌ ‌​‌ ‌​‌ ​​‌ ​ ​ ‍‍​‍ ​‍ ‌‍ ​​‍ ‌‌‍​‌‌‍ ‍‌‍‌​​‍ ‌‌ ​‍​‍ ‌‌‍‍​‌‍ ‌ ‌​‌‍‌‌‌‍ ​‌ ​ ​‍ ‌‌ ​ ‌ ‌​‌ ‌‌‌‍‌​‌‍‍‌‌‍ ​‍ ‍‌ ‌‍‌‍‌‌‌ ​‍‌‍​ ‌‍‌‌‌‍ ​​‍ ‍‌‍​‌‌ ​​‌ ​​​‍ ‌‍‍‌‌‍ ‍‌ ‌​‌‍‌‌‌‍ ‍‌ ‌​​‍ ‌‍‌‌‌‍‌​‌‍‍‌‌ ‌​​‍ ‌‍ ‌‌‍ ‌‍‌​‌‍‌‌​ ‌‌ ​​‌ ​‍‌‍‌‌‌ ​ ‌‍‌‌‌‍ ‍‌ ‌​‌‍​‌‌ ‌​‌‍‍‌‌‍ ‌‍ ‍​ ‍ ‌‍‍‌‌‍‌​​ ‌‌‍​‍​ ‍‌​ ​‍​ ‌​‌‍‌‌‌‍‌​‌‍​‌​ ​‍​‍ ‌​ ‌​‌‍‌‌​ ​‌​ ‍‌​‍ ‌​ ‌​​ ​​​ ​‍​ ​​​‍ ‌‌‍​‌​ ‌‌​ ‌​‌‍​‌​‍ ‌‌‍‌‍‌‍‌​​ ​‌​ ​ ‌‍​‌​ ​ ​ ‍‌​ ‍​​ ‍​​ ​‍​ ‌‍​ ‍​​ ‍ ‌ ‌​‌ ‍‌‌ ​​‌‍‌‌​ ‌‌‍‍​‌‍ ‌ ‌​‌‍‌‌‌‍ ​‌‌​ ‌‍‍‌‌ ‌​‌‍‌‌‌‌​​‌‍​‌‌‍‌ ‌‍‌‌​ ‍ ‌ ​​‌‍​‌‌ ‌​‌‍‍​​ ‌‌ ​​‌‍​‌‌‍‌ ‌‍‌‌‌​​‍‌ ‌‌‌‍‍‌‌‍ ​‌‍‌​‌‍‌‌‌ ​‍​‍‌‌​ ‌‌‌​​‍‌‌ ‌‍‍ ‌‍‌‌‌ ‍‌​‍‌‌​ ​ ‌​‌​​‍‌‌​ ​ ‌​‌​​‍‌‌​ ​‍​ ​‍‌‍​ ​ ‌‌‌‍‌​​ ​‌‌‍‌​​ ‌​‌‍​ ​ ‌‍​ ​‌‌‍‌​​ ‌​​ ‍‌​‍‌‌​ ​‍​ ​‍​‍‌‌​ ‌‌‌​‌​​‍ ‍‌‍‍​‌‍‌‌‌‍​‌‌‍‌​‌‍‍‌‌‍ ‍‌‍‌ ​ ‌‍​‍‌‍​‌‌ ​ ‌‍‌‌‌‌‌‌‌ ​‍‌‍ ​​ ‌‌‍‍​‌ ‌​‌ ‌​‌ ​​‌ ​ ​‍‌‌​ ​ ‌​​‌​‍‌‌​ ​‍‌​‌‍​‍‌‌​ ​‍‌​‌‍‌‍ ​​‍ ‌‌‍​‌‌‍ ‍‌‍‌​​‍ ‌‌ ​‍​‍ ‌‌‍‍​‌‍ ‌ ‌​‌‍‌‌‌‍ ​‌ ​ ​‍ ‌‌ ​ ‌ ‌​‌ ‌‌‌‍‌​‌‍‍‌‌‍ ​‍ ‍‌ ‌‍‌‍‌‌‌ ​‍‌‍​ ‌‍‌‌‌‍ ​​‍ ‍‌‍​‌‌ ​​‌ ​​​‍‌‍‌‍‍‌‌‍‌​​ ‌‌‍​‍​ ‍‌​ ​‍​ ‌​‌‍‌‌‌‍‌​‌‍​‌​ ​‍​‍ ‌​ ‌​‌‍‌‌​ ​‌​ ‍‌​‍ ‌​ ‌​​ ​​​ ​‍​ ​​​‍ ‌‌‍​‌​ ‌‌​ ‌​‌‍​‌​‍ ‌‌‍‌‍‌‍‌​​ ​‌​ ​ ‌‍​‌​ ​ ​ ‍‌​ ‍​​ ‍​​ ​‍​ ‌‍​ ‍​​‍‌‍‌ ‌​‌ ‍‌‌ ​​‌‍‌‌​ ‌‌‍‍​‌‍ ‌ ‌​‌‍‌‌‌‍ ​‌‌​ ‌‍‍‌‌ ‌​‌‍‌‌‌‌​​‌‍​‌‌‍‌ ‌‍‌‌​‍‌‍‌ ​​‌‍​‌‌ ‌​‌‍‍​​ ‌‌ ​​‌‍​‌‌‍‌ ‌‍‌‌‌​​‍‌ ‌‌‌‍‍‌‌‍ ​‌‍‌​‌‍‌‌‌ ​‍​‍‌‌​ ‌‌‌​​‍‌‌ ‌‍‍ ‌‍‌‌‌ ‍‌​‍‌‌​ ​ ‌​‌​​‍‌‌​ ​ ‌​‌​​‍‌‌​ ​‍​ ​‍‌‍​ ​ ‌‌‌‍‌​​ ​‌‌‍‌​​ ‌​‌‍​ ​ ‌‍​ ​‌‌‍‌​​ ‌​​ ‍‌​‍‌‌​ ​‍​ ​‍​‍‌‌​ ‌‌‌​‌​​‍ ‍‌‍‍​‌‍‌‌‌‍​‌‌‍‌​‌‍‍‌‌‍ ‍‌‍‌ ​‍‌‍‌ ​​‌‍‌‌‌ ​‍‌ ​ ‌ ​​‌‍‌‌‌‍​ ‌ ‌​‌‍‍‌‌ ‌‍‌‍‌‌​ ‌‌ ​​‌ ‌‌‌‍​‍‌‍ ​‌‍‍‌‌ ​ ‌‍‍​‌‍‌‌‌‍‌​​‍​‍‌ ‌
Read all​​​​‌ ‍ ​‍​‍‌‍ ‌ ​‍‌‍‍‌‌‍‌ ‌‍‍‌‌‍ ‍​‍​‍​ ‍‍​‍​‍‌ ​ ‌‍​‌‌‍ ‍‌‍‍‌‌ ‌​‌ ‍‌​‍ ‍‌‍‍‌‌‍ ​‍​‍​‍ ​​‍​‍‌‍‍​‌ ​‍‌‍‌‌‌‍‌‍​‍​‍​ ‍‍​‍​‍‌‍‍​‌ ‌​‌ ‌​‌ ​​‌ ​ ​ ‍‍​‍ ​‍ ‌‍ ​​‍ ‌‌‍​‌‌‍ ‍‌‍‌​​‍ ‌‌ ​‍​‍ ‌‌‍‍​‌‍ ‌ ‌​‌‍‌‌‌‍ ​‌ ​ ​‍ ‌‌ ​ ‌ ‌​‌ ‌‌‌‍‌​‌‍‍‌‌‍ ​‍ ‍‌ ‌‍‌‍‌‌‌ ​‍‌‍​ ‌‍‌‌‌‍ ​​‍ ‍‌‍​‌‌ ​​‌ ​​​‍ ‌‍‍‌‌‍ ‍‌ ‌​‌‍‌‌‌‍ ‍‌ ‌​​‍ ‌‍‌‌‌‍‌​‌‍‍‌‌ ‌​​‍ ‌‍ ‌‌‍ ‌‍‌​‌‍‌‌​ ‌‌ ​​‌ ​‍‌‍‌‌‌ ​ ‌‍‌‌‌‍ ‍‌ ‌​‌‍​‌‌ ‌​‌‍‍‌‌‍ ‌‍ ‍​ ‍ ‌‍‍‌‌‍‌​​ ‌‌‍​‍​ ‍‌​ ​‍​ ‌​‌‍‌‌‌‍‌​‌‍​‌​ ​‍​‍ ‌​ ‌​‌‍‌‌​ ​‌​ ‍‌​‍ ‌​ ‌​​ ​​​ ​‍​ ​​​‍ ‌‌‍​‌​ ‌‌​ ‌​‌‍​‌​‍ ‌‌‍‌‍‌‍‌​​ ​‌​ ​ ‌‍​‌​ ​ ​ ‍‌​ ‍​​ ‍​​ ​‍​ ‌‍​ ‍​​ ‍ ‌ ‌​‌ ‍‌‌ ​​‌‍‌‌​ ‌‌‍‍​‌‍ ‌ ‌​‌‍‌‌‌‍ ​‌‌​ ‌‍‍‌‌ ‌​‌‍‌‌‌‌​​‌‍​‌‌‍‌ ‌‍‌‌​ ‍ ‌ ​​‌‍​‌‌ ‌​‌‍‍​​ ‌‌ ​​‌‍​‌‌‍‌ ‌‍‌‌‌​​‍‌ ‌‌‌‍‍‌‌‍ ​‌‍‌​‌‍‌‌‌ ​‍​‍‌‌​ ‌‌‌​​‍‌‌ ‌‍‍ ‌‍‌‌‌ ‍‌​‍‌‌​ ​ ‌​‌​​‍‌‌​ ​ ‌​‌​​‍‌‌​ ​‍​ ​‍‌‍​ ​ ‌‌‌‍‌​​ ​‌‌‍‌​​ ‌​‌‍​ ​ ‌‍​ ​‌‌‍‌​​ ‌​​ ‍‌​‍‌‌​ ​‍​ ​‍​‍‌‌​ ‌‌‌​‌​​‍ ‍‌ ​ ‌‍‌‌‌‍​ ‌‍ ‌‍ ‍‌‍‌​‌‍​‌‌ ​‍‌ ‍‌‌​​ ‌ ‌​‌‍​‌​‍ ‍‌‍ ​‌‍​‌‌‍​‍‌‍‌‌‌‍ ​​ ‌‍​‍‌‍​‌‌ ​ ‌‍‌‌‌‌‌‌‌ ​‍‌‍ ​​ ‌‌‍‍​‌ ‌​‌ ‌​‌ ​​‌ ​ ​‍‌‌​ ​ ‌​​‌​‍‌‌​ ​‍‌​‌‍​‍‌‌​ ​‍‌​‌‍‌‍ ​​‍ ‌‌‍​‌‌‍ ‍‌‍‌​​‍ ‌‌ ​‍​‍ ‌‌‍‍​‌‍ ‌ ‌​‌‍‌‌‌‍ ​‌ ​ ​‍ ‌‌ ​ ‌ ‌​‌ ‌‌‌‍‌​‌‍‍‌‌‍ ​‍ ‍‌ ‌‍‌‍‌‌‌ ​‍‌‍​ ‌‍‌‌‌‍ ​​‍ ‍‌‍​‌‌ ​​‌ ​​​‍‌‍‌‍‍‌‌‍‌​​ ‌‌‍​‍​ ‍‌​ ​‍​ ‌​‌‍‌‌‌‍‌​‌‍​‌​ ​‍​‍ ‌​ ‌​‌‍‌‌​ ​‌​ ‍‌​‍ ‌​ ‌​​ ​​​ ​‍​ ​​​‍ ‌‌‍​‌​ ‌‌​ ‌​‌‍​‌​‍ ‌‌‍‌‍‌‍‌​​ ​‌​ ​ ‌‍​‌​ ​ ​ ‍‌​ ‍​​ ‍​​ ​‍​ ‌‍​ ‍​​‍‌‍‌ ‌​‌ ‍‌‌ ​​‌‍‌‌​ ‌‌‍‍​‌‍ ‌ ‌​‌‍‌‌‌‍ ​‌‌​ ‌‍‍‌‌ ‌​‌‍‌‌‌‌​​‌‍​‌‌‍‌ ‌‍‌‌​‍‌‍‌ ​​‌‍​‌‌ ‌​‌‍‍​​ ‌‌ ​​‌‍​‌‌‍‌ ‌‍‌‌‌​​‍‌ ‌‌‌‍‍‌‌‍ ​‌‍‌​‌‍‌‌‌ ​‍​‍‌‌​ ‌‌‌​​‍‌‌ ‌‍‍ ‌‍‌‌‌ ‍‌​‍‌‌​ ​ ‌​‌​​‍‌‌​ ​ ‌​‌​​‍‌‌​ ​‍​ ​‍‌‍​ ​ ‌‌‌‍‌​​ ​‌‌‍‌​​ ‌​‌‍​ ​ ‌‍​ ​‌‌‍‌​​ ‌​​ ‍‌​‍‌‌​ ​‍​ ​‍​‍‌‌​ ‌‌‌​‌​​‍ ‍‌ ​ ‌‍‌‌‌‍​ ‌‍ ‌‍ ‍‌‍‌​‌‍​‌‌ ​‍‌ ‍‌‌​​ ‌ ‌​‌‍​‌​‍ ‍‌‍ ​‌‍​‌‌‍​‍‌‍‌‌‌‍ ​​‍‌‍‌ ​​‌‍‌‌‌ ​‍‌ ​ ‌ ​​‌‍‌‌‌‍​ ‌ ‌​‌‍‍‌‌ ‌‍‌‍‌‌​ ‌‌ ​​‌ ‌‌‌‍​‍‌‍ ​‌‍‍‌‌ ​ ‌‍‍​‌‍‌‌‌‍‌​​‍​‍‌ ‌
How many guests can private dining accommodate? ​​​​‌ ‍ ​‍​‍‌‍ ‌ ​‍‌‍‍‌‌‍‌ ‌‍‍‌‌‍ ‍​‍​‍​ ‍‍​‍​‍‌ ​ ‌‍​‌‌‍ ‍‌‍‍‌‌ ‌​‌ ‍‌​‍ ‍‌‍‍‌‌‍ ​‍​‍​‍ ​​‍​‍‌‍‍​‌ ​‍‌‍‌‌‌‍‌‍​‍​‍​ ‍‍​‍​‍‌‍‍​‌ ‌​‌ ‌​‌ ​​‌ ​ ​ ‍‍​‍ ​‍ ‌‍ ​​‍ ‌‌‍​‌‌‍ ‍‌‍‌​​‍ ‌‌ ​‍​‍ ‌‌‍‍​‌‍ ‌ ‌​‌‍‌‌‌‍ ​‌ ​ ​‍ ‌‌ ​ ‌ ‌​‌ ‌‌‌‍‌​‌‍‍‌‌‍ ​‍ ‍‌ ‌‍‌‍‌‌‌ ​‍‌‍​ ‌‍‌‌‌‍ ​​‍ ‍‌‍​‌‌ ​​‌ ​​​‍ ‌‍‍‌‌‍ ‍‌ ‌​‌‍‌‌‌‍ ‍‌ ‌​​‍ ‌‍‌‌‌‍‌​‌‍‍‌‌ ‌​​‍ ‌‍ ‌‌‍ ‌‍‌​‌‍‌‌​ ‌‌ ​​‌ ​‍‌‍‌‌‌ ​ ‌‍‌‌‌‍ ‍‌ ‌​‌‍​‌‌ ‌​‌‍‍‌‌‍ ‌‍ ‍​ ‍ ‌‍‍‌‌‍‌​​ ‌​ ‌ ‌‍​‌​ ​ ​ ‍‌​ ‍​‌‍‌​​ ‌​​ ​‍​‍ ‌​ ‌ ​ ‍​​ ​ ​ ‌‍​‍ ‌​ ‌​‌‍‌‌​ ‍​​ ‌‍​‍ ‌‌‍​‍​ ‌‌​ ‌​​ ‌​​‍ ‌‌‍‌​‌‍​‌​ ‍​​ ​‍​ ‍‌​ ‌ ‌‍‌​‌‍‌‌​ ​‌​ ‌‍‌‍​ ‌‍​‌​ ‍ ‌ ‌​‌ ‍‌‌ ​​‌‍‌‌​ ‌‌‍‍​‌‍ ‌ ‌​‌‍‌‌‌‍ ​‌​‌‍‌‍​‌‌ ​‌​ ‍ ‌ ​​‌‍​‌‌ ‌​‌‍‍​​ ‌‌ ​‌‌ ‌‌‌‍‌‌‌ ​ ‌ ‌​‌‍‍‌‌‍ ‌‍ ‍​ ‌‍​‍‌‍​‌‌ ​ ‌‍‌‌‌‌‌‌‌ ​‍‌‍ ​​ ‌‌‍‍​‌ ‌​‌ ‌​‌ ​​‌ ​ ​‍‌‌​ ​ ‌​​‌​‍‌‌​ ​‍‌​‌‍​‍‌‌​ ​‍‌​‌‍‌‍ ​​‍ ‌‌‍​‌‌‍ ‍‌‍‌​​‍ ‌‌ ​‍​‍ ‌‌‍‍​‌‍ ‌ ‌​‌‍‌‌‌‍ ​‌ ​ ​‍ ‌‌ ​ ‌ ‌​‌ ‌‌‌‍‌​‌‍‍‌‌‍ ​‍ ‍‌ ‌‍‌‍‌‌‌ ​‍‌‍​ ‌‍‌‌‌‍ ​​‍ ‍‌‍​‌‌ ​​‌ ​​​‍‌‍‌‍‍‌‌‍‌​​ ‌​ ‌ ‌‍​‌​ ​ ​ ‍‌​ ‍​‌‍‌​​ ‌​​ ​‍​‍ ‌​ ‌ ​ ‍​​ ​ ​ ‌‍​‍ ‌​ ‌​‌‍‌‌​ ‍​​ ‌‍​‍ ‌‌‍​‍​ ‌‌​ ‌​​ ‌​​‍ ‌‌‍‌​‌‍​‌​ ‍​​ ​‍​ ‍‌​ ‌ ‌‍‌​‌‍‌‌​ ​‌​ ‌‍‌‍​ ‌‍​‌​‍‌‍‌ ‌​‌ ‍‌‌ ​​‌‍‌‌​ ‌‌‍‍​‌‍ ‌ ‌​‌‍‌‌‌‍ ​‌​‌‍‌‍​‌‌ ​‌​‍‌‍‌ ​​‌‍​‌‌ ‌​‌‍‍​​ ‌‌ ​‌‌ ‌‌‌‍‌‌‌ ​ ‌ ‌​‌‍‍‌‌‍ ‌‍ ‍​‍‌‍‌ ​​‌‍‌‌‌ ​‍‌ ​ ‌ ​​‌‍‌‌‌‍​ ‌ ‌​‌‍‍‌‌ ‌‍‌‍‌‌​ ‌‌ ​​‌ ‌‌‌‍​‍‌‍ ​‌‍‍‌‌ ​ ‌‍‍​‌‍‌‌‌‍‌​​‍​‍‌ ‌
Spaces range from intimate rooms for smaller groups to The Lake
Suite for larger banquets.​​​​‌ ‍ ​‍​‍‌‍ ‌ ​‍‌‍‍‌‌‍‌ ‌‍‍‌‌‍ ‍​‍​‍​ ‍‍​‍​‍‌ ​ ‌‍​‌‌‍ ‍‌‍‍‌‌ ‌​‌ ‍‌​‍ ‍‌‍‍‌‌‍ ​‍​‍​‍ ​​‍​‍‌‍‍​‌ ​‍‌‍‌‌‌‍‌‍​‍​‍​ ‍‍​‍​‍‌‍‍​‌ ‌​‌ ‌​‌ ​​‌ ​ ​ ‍‍​‍ ​‍ ‌‍ ​​‍ ‌‌‍​‌‌‍ ‍‌‍‌​​‍ ‌‌ ​‍​‍ ‌‌‍‍​‌‍ ‌ ‌​‌‍‌‌‌‍ ​‌ ​ ​‍ ‌‌ ​ ‌ ‌​‌ ‌‌‌‍‌​‌‍‍‌‌‍ ​‍ ‍‌ ‌‍‌‍‌‌‌ ​‍‌‍​ ‌‍‌‌‌‍ ​​‍ ‍‌‍​‌‌ ​​‌ ​​​‍ ‌‍‍‌‌‍ ‍‌ ‌​‌‍‌‌‌‍ ‍‌ ‌​​‍ ‌‍‌‌‌‍‌​‌‍‍‌‌ ‌​​‍ ‌‍ ‌‌‍ ‌‍‌​‌‍‌‌​ ‌‌ ​​‌ ​‍‌‍‌‌‌ ​ ‌‍‌‌‌‍ ‍‌ ‌​‌‍​‌‌ ‌​‌‍‍‌‌‍ ‌‍ ‍​ ‍ ‌‍‍‌‌‍‌​​ ‌​ ‌ ‌‍​‌​ ​ ​ ‍‌​ ‍​‌‍‌​​ ‌​​ ​‍​‍ ‌​ ‌ ​ ‍​​ ​ ​ ‌‍​‍ ‌​ ‌​‌‍‌‌​ ‍​​ ‌‍​‍ ‌‌‍​‍​ ‌‌​ ‌​​ ‌​​‍ ‌‌‍‌​‌‍​‌​ ‍​​ ​‍​ ‍‌​ ‌ ‌‍‌​‌‍‌‌​ ​‌​ ‌‍‌‍​ ‌‍​‌​ ‍ ‌ ‌​‌ ‍‌‌ ​​‌‍‌‌​ ‌‌‍‍​‌‍ ‌ ‌​‌‍‌‌‌‍ ​‌​‌‍‌‍​‌‌ ​‌​ ‍ ‌ ​​‌‍​‌‌ ‌​‌‍‍​​ ‌‌‍​‌‌‍ ‍‌ ​ ‌ ‌ ‌‍‌‌‌ ​‍​‍‌‌​ ‌‌‌​​‍‌‌ ‌‍‍ ‌‍‌‌‌ ‍‌​‍‌‌​ ​ ‌​‌​​‍‌‌​ ​ ‌​‌​​‍‌‌​ ​‍​ ​‍‌‍‌‍​ ​​‌‍‌‌​ ​‍​ ​​​ ​​​ ‌​​ ‌ ‌‍​ ​ ‌‍​ ‍‌​ ‌‍​‍‌‌​ ​‍​ ​‍​‍‌‌​ ‌‌‌​‌​​‍ ‍‌‍​ ‌‍‍​‌‍‍‌‌‍ ​‌‍‌​‌ ​‍‌‍‌‌‌‍ ‍​‍‌‌​ ‌‌‌​​‍‌‌ ‌‍‍ ‌‍‌‌‌ ‍‌​‍‌‌​ ​ ‌​‌​​‍‌‌​ ​ ‌​‌​​‍‌‌​ ​‍​ ​‍‌‍​‍‌‍​ ‌‍​ ​ ‌‌‌‍‌‌​ ​​​ ‍‌‌‍​‌‌‍​‌​ ‍​‌‍‌​​ ​‍​‍‌‌​ ​‍​ ​‍​‍‌‌​ ‌‌‌​‌​​‍ ‍‌ ‌​‌‍‌‌‌ ‍​‌ ‌​​ ‌‍​‍‌‍​‌‌ ​ ‌‍‌‌‌‌‌‌‌ ​‍‌‍ ​​ ‌‌‍‍​‌ ‌​‌ ‌​‌ ​​‌ ​ ​‍‌‌​ ​ ‌​​‌​‍‌‌​ ​‍‌​‌‍​‍‌‌​ ​‍‌​‌‍‌‍ ​​‍ ‌‌‍​‌‌‍ ‍‌‍‌​​‍ ‌‌ ​‍​‍ ‌‌‍‍​‌‍ ‌ ‌​‌‍‌‌‌‍ ​‌ ​ ​‍ ‌‌ ​ ‌ ‌​‌ ‌‌‌‍‌​‌‍‍‌‌‍ ​‍ ‍‌ ‌‍‌‍‌‌‌ ​‍‌‍​ ‌‍‌‌‌‍ ​​‍ ‍‌‍​‌‌ ​​‌ ​​​‍‌‍‌‍‍‌‌‍‌​​ ‌​ ‌ ‌‍​‌​ ​ ​ ‍‌​ ‍​‌‍‌​​ ‌​​ ​‍​‍ ‌​ ‌ ​ ‍​​ ​ ​ ‌‍​‍ ‌​ ‌​‌‍‌‌​ ‍​​ ‌‍​‍ ‌‌‍​‍​ ‌‌​ ‌​​ ‌​​‍ ‌‌‍‌​‌‍​‌​ ‍​​ ​‍​ ‍‌​ ‌ ‌‍‌​‌‍‌‌​ ​‌​ ‌‍‌‍​ ‌‍​‌​‍‌‍‌ ‌​‌ ‍‌‌ ​​‌‍‌‌​ ‌‌‍‍​‌‍ ‌ ‌​‌‍‌‌‌‍ ​‌​‌‍‌‍​‌‌ ​‌​‍‌‍‌ ​​‌‍​‌‌ ‌​‌‍‍​​ ‌‌‍​‌‌‍ ‍‌ ​ ‌ ‌ ‌‍‌‌‌ ​‍​‍‌‌​ ‌‌‌​​‍‌‌ ‌‍‍ ‌‍‌‌‌ ‍‌​‍‌‌​ ​ ‌​‌​​‍‌‌​ ​ ‌​‌​​‍‌‌​ ​‍​ ​‍‌‍‌‍​ ​​‌‍‌‌​ ​‍​ ​​​ ​​​ ‌​​ ‌ ‌‍​ ​ ‌‍​ ‍‌​ ‌‍​‍‌‌​ ​‍​ ​‍​‍‌‌​ ‌‌‌​‌​​‍ ‍‌‍​ ‌‍‍​‌‍‍‌‌‍ ​‌‍‌​‌ ​‍‌‍‌‌‌‍ ‍​‍‌‌​ ‌‌‌​​‍‌‌ ‌‍‍ ‌‍‌‌‌ ‍‌​‍‌‌​ ​ ‌​‌​​‍‌‌​ ​ ‌​‌​​‍‌‌​ ​‍​ ​‍‌‍​‍‌‍​ ‌‍​ ​ ‌‌‌‍‌‌​ ​​​ ‍‌‌‍​‌‌‍​‌​ ‍​‌‍‌​​ ​‍​‍‌‌​ ​‍​ ​‍​‍‌‌​ ‌‌‌​‌​​‍ ‍‌ ‌​‌‍‌‌‌ ‍​‌ ‌​​‍‌‍‌ ​​‌‍‌‌‌ ​‍‌ ​ ‌ ​​‌‍‌‌‌‍​ ‌ ‌​‌‍‍‌‌ ‌‍‌‍‌‌​ ‌‌ ​​‌ ‌‌‌‍​‍‌‍ ​‌‍‍‌‌ ​ ‌‍‍​‌‍‌‌‌‍‌​​‍​‍‌ ‌
Can menus be tailored?​​​​‌ ‍ ​‍​‍‌‍ ‌ ​‍‌‍‍‌‌‍‌ ‌‍‍‌‌‍ ‍​‍​‍​ ‍‍​‍​‍‌ ​ ‌‍​‌‌‍ ‍‌‍‍‌‌ ‌​‌ ‍‌​‍ ‍‌‍‍‌‌‍ ​‍​‍​‍ ​​‍​‍‌‍‍​‌ ​‍‌‍‌‌‌‍‌‍​‍​‍​ ‍‍​‍​‍‌‍‍​‌ ‌​‌ ‌​‌ ​​‌ ​ ​ ‍‍​‍ ​‍ ‌‍ ​​‍ ‌‌‍​‌‌‍ ‍‌‍‌​​‍ ‌‌ ​‍​‍ ‌‌‍‍​‌‍ ‌ ‌​‌‍‌‌‌‍ ​‌ ​ ​‍ ‌‌ ​ ‌ ‌​‌ ‌‌‌‍‌​‌‍‍‌‌‍ ​‍ ‍‌ ‌‍‌‍‌‌‌ ​‍‌‍​ ‌‍‌‌‌‍ ​​‍ ‍‌‍​‌‌ ​​‌ ​​​‍ ‌‍‍‌‌‍ ‍‌ ‌​‌‍‌‌‌‍ ‍‌ ‌​​‍ ‌‍‌‌‌‍‌​‌‍‍‌‌ ‌​​‍ ‌‍ ‌‌‍ ‌‍‌​‌‍‌‌​ ‌‌ ​​‌ ​‍‌‍‌‌‌ ​ ‌‍‌‌‌‍ ‍‌ ‌​‌‍​‌‌ ‌​‌‍‍‌‌‍ ‌‍ ‍​ ‍ ‌‍‍‌‌‍‌​​ ‌​ ‍‌​ ​‌​ ‌‍​ ​ ​ ‌‍‌‍‌‍​ ​ ​ ‍​​‍ ‌​ ‍​​ ‌​‌‍‌​‌‍‌‌​‍ ‌​ ‌​​ ​​​ ‌ ‌‍‌​​‍ ‌​ ‍​​ ​ ‌‍‌‌‌‍​‍​‍ ‌‌‍​‍​ ‍‌​ ‌​​ ‍‌‌‍‌​‌‍​‌​ ‌‍​ ‌‍​ ‍​‌‍‌‍‌‍‌‌​ ‍‌​ ‍ ‌ ‌​‌ ‍‌‌ ​​‌‍‌‌​ ‌‌‍‍​‌‍ ‌ ‌​‌‍‌‌‌‍ ​‌​‌‍‌‍​‌‌ ​‌​ ‍ ‌ ​​‌‍​‌‌ ‌​‌‍‍​​ ‌‌ ​‌‌ ‌‌‌‍‌‌‌ ​ ‌ ‌​‌‍‍‌‌‍ ‌‍ ‍​ ‌‍​‍‌‍​‌‌ ​ ‌‍‌‌‌‌‌‌‌ ​‍‌‍ ​​ ‌‌‍‍​‌ ‌​‌ ‌​‌ ​​‌ ​ ​‍‌‌​ ​ ‌​​‌​‍‌‌​ ​‍‌​‌‍​‍‌‌​ ​‍‌​‌‍‌‍ ​​‍ ‌‌‍​‌‌‍ ‍‌‍‌​​‍ ‌‌ ​‍​‍ ‌‌‍‍​‌‍ ‌ ‌​‌‍‌‌‌‍ ​‌ ​ ​‍ ‌‌ ​ ‌ ‌​‌ ‌‌‌‍‌​‌‍‍‌‌‍ ​‍ ‍‌ ‌‍‌‍‌‌‌ ​‍‌‍​ ‌‍‌‌‌‍ ​​‍ ‍‌‍​‌‌ ​​‌ ​​​‍‌‍‌‍‍‌‌‍‌​​ ‌​ ‍‌​ ​‌​ ‌‍​ ​ ​ ‌‍‌‍‌‍​ ​ ​ ‍​​‍ ‌​ ‍​​ ‌​‌‍‌​‌‍‌‌​‍ ‌​ ‌​​ ​​​ ‌ ‌‍‌​​‍ ‌​ ‍​​ ​ ‌‍‌‌‌‍​‍​‍ ‌‌‍​‍​ ‍‌​ ‌​​ ‍‌‌‍‌​‌‍​‌​ ‌‍​ ‌‍​ ‍​‌‍‌‍‌‍‌‌​ ‍‌​‍‌‍‌ ‌​‌ ‍‌‌ ​​‌‍‌‌​ ‌‌‍‍​‌‍ ‌ ‌​‌‍‌‌‌‍ ​‌​‌‍‌‍​‌‌ ​‌​‍‌‍‌ ​​‌‍​‌‌ ‌​‌‍‍​​ ‌‌ ​‌‌ ‌‌‌‍‌‌‌ ​ ‌ ‌​‌‍‍‌‌‍ ‌‍ ‍​‍‌‍‌ ​​‌‍‌‌‌ ​‍‌ ​ ‌ ​​‌‍‌‌‌‍​ ‌ ‌​‌‍‍‌‌ ‌‍‌‍‌‌​ ‌‌ ​​‌ ‌‌‌‍​‍‌‍ ​‌‍‍‌‌ ​ ‌‍‍​‌‍‌‌‌‍‌​​‍​‍‌ ‌
Yes. Menus and formats can be discussed with the team.​​​​‌ ‍ ​‍​‍‌‍ ‌ ​‍‌‍‍‌‌‍‌ ‌‍‍‌‌‍ ‍​‍​‍​ ‍‍​‍​‍‌ ​ ‌‍​‌‌‍ ‍‌‍‍‌‌ ‌​‌ ‍‌​‍ ‍‌‍‍‌‌‍ ​‍​‍​‍ ​​‍​‍‌‍‍​‌ ​‍‌‍‌‌‌‍‌‍​‍​‍​ ‍‍​‍​‍‌‍‍​‌ ‌​‌ ‌​‌ ​​‌ ​ ​ ‍‍​‍ ​‍ ‌‍ ​​‍ ‌‌‍​‌‌‍ ‍‌‍‌​​‍ ‌‌ ​‍​‍ ‌‌‍‍​‌‍ ‌ ‌​‌‍‌‌‌‍ ​‌ ​ ​‍ ‌‌ ​ ‌ ‌​‌ ‌‌‌‍‌​‌‍‍‌‌‍ ​‍ ‍‌ ‌‍‌‍‌‌‌ ​‍‌‍​ ‌‍‌‌‌‍ ​​‍ ‍‌‍​‌‌ ​​‌ ​​​‍ ‌‍‍‌‌‍ ‍‌ ‌​‌‍‌‌‌‍ ‍‌ ‌​​‍ ‌‍‌‌‌‍‌​‌‍‍‌‌ ‌​​‍ ‌‍ ‌‌‍ ‌‍‌​‌‍‌‌​ ‌‌ ​​‌ ​‍‌‍‌‌‌ ​ ‌‍‌‌‌‍ ‍‌ ‌​‌‍​‌‌ ‌​‌‍‍‌‌‍ ‌‍ ‍​ ‍ ‌‍‍‌‌‍‌​​ ‌​ ‍‌​ ​‌​ ‌‍​ ​ ​ ‌‍‌‍‌‍​ ​ ​ ‍​​‍ ‌​ ‍​​ ‌​‌‍‌​‌‍‌‌​‍ ‌​ ‌​​ ​​​ ‌ ‌‍‌​​‍ ‌​ ‍​​ ​ ‌‍‌‌‌‍​‍​‍ ‌‌‍​‍​ ‍‌​ ‌​​ ‍‌‌‍‌​‌‍​‌​ ‌‍​ ‌‍​ ‍​‌‍‌‍‌‍‌‌​ ‍‌​ ‍ ‌ ‌​‌ ‍‌‌ ​​‌‍‌‌​ ‌‌‍‍​‌‍ ‌ ‌​‌‍‌‌‌‍ ​‌​‌‍‌‍​‌‌ ​‌​ ‍ ‌ ​​‌‍​‌‌ ‌​‌‍‍​​ ‌‌‍​‌‌‍ ‍‌ ​ ‌ ‌ ‌‍‌‌‌ ​‍​‍‌‌​ ‌‌‌​​‍‌‌ ‌‍‍ ‌‍‌‌‌ ‍‌​‍‌‌​ ​ ‌​‌​​‍‌‌​ ​ ‌​‌​​‍‌‌​ ​‍​ ​‍‌‍‌‌​ ‌ ‌‍‌‌​ ‌‍‌‍​ ​ ‌ ​ ​ ‌‍​ ‌‍‌​‌‍​ ​ ‌‍​ ​ ​‍‌‌​ ​‍​ ​‍​‍‌‌​ ‌‌‌​‌​​‍ ‍‌‍​ ‌‍‍​‌‍‍‌‌‍ ​‌‍‌​‌ ​‍‌‍‌‌‌‍ ‍​‍‌‌​ ‌‌‌​​‍‌‌ ‌‍‍ ‌‍‌‌‌ ‍‌​‍‌‌​ ​ ‌​‌​​‍‌‌​ ​ ‌​‌​​‍‌‌​ ​‍​ ​‍‌‍‌‍​ ‍​​ ‌​‌‍‌​​ ‌‌​ ‌‍‌‍‌‌​ ‍​‌‍​‌‌‍​‌‌‍‌​‌‍​ ​‍‌‌​ ​‍​ ​‍​‍‌‌​ ‌‌‌​‌​​‍ ‍‌ ‌​‌‍‌‌‌ ‍​‌ ‌​​ ‌‍​‍‌‍​‌‌ ​ ‌‍‌‌‌‌‌‌‌ ​‍‌‍ ​​ ‌‌‍‍​‌ ‌​‌ ‌​‌ ​​‌ ​ ​‍‌‌​ ​ ‌​​‌​‍‌‌​ ​‍‌​‌‍​‍‌‌​ ​‍‌​‌‍‌‍ ​​‍ ‌‌‍​‌‌‍ ‍‌‍‌​​‍ ‌‌ ​‍​‍ ‌‌‍‍​‌‍ ‌ ‌​‌‍‌‌‌‍ ​‌ ​ ​‍ ‌‌ ​ ‌ ‌​‌ ‌‌‌‍‌​‌‍‍‌‌‍ ​‍ ‍‌ ‌‍‌‍‌‌‌ ​‍‌‍​ ‌‍‌‌‌‍ ​​‍ ‍‌‍​‌‌ ​​‌ ​​​‍‌‍‌‍‍‌‌‍‌​​ ‌​ ‍‌​ ​‌​ ‌‍​ ​ ​ ‌‍‌‍‌‍​ ​ ​ ‍​​‍ ‌​ ‍​​ ‌​‌‍‌​‌‍‌‌​‍ ‌​ ‌​​ ​​​ ‌ ‌‍‌​​‍ ‌​ ‍​​ ​ ‌‍‌‌‌‍​‍​‍ ‌‌‍​‍​ ‍‌​ ‌​​ ‍‌‌‍‌​‌‍​‌​ ‌‍​ ‌‍​ ‍​‌‍‌‍‌‍‌‌​ ‍‌​‍‌‍‌ ‌​‌ ‍‌‌ ​​‌‍‌‌​ ‌‌‍‍​‌‍ ‌ ‌​‌‍‌‌‌‍ ​‌​‌‍‌‍​‌‌ ​‌​‍‌‍‌ ​​‌‍​‌‌ ‌​‌‍‍​​ ‌‌‍​‌‌‍ ‍‌ ​ ‌ ‌ ‌‍‌‌‌ ​‍​‍‌‌​ ‌‌‌​​‍‌‌ ‌‍‍ ‌‍‌‌‌ ‍‌​‍‌‌​ ​ ‌​‌​​‍‌‌​ ​ ‌​‌​​‍‌‌​ ​‍​ ​‍‌‍‌‌​ ‌ ‌‍‌‌​ ‌‍‌‍​ ​ ‌ ​ ​ ‌‍​ ‌‍‌​‌‍​ ​ ‌‍​ ​ ​‍‌‌​ ​‍​ ​‍​‍‌‌​ ‌‌‌​‌​​‍ ‍‌‍​ ‌‍‍​‌‍‍‌‌‍ ​‌‍‌​‌ ​‍‌‍‌‌‌‍ ‍​‍‌‌​ ‌‌‌​​‍‌‌ ‌‍‍ ‌‍‌‌‌ ‍‌​‍‌‌​ ​ ‌​‌​​‍‌‌​ ​ ‌​‌​​‍‌‌​ ​‍​ ​‍‌‍‌‍​ ‍​​ ‌​‌‍‌​​ ‌‌​ ‌‍‌‍‌‌​ ‍​‌‍​‌‌‍​‌‌‍‌​‌‍​ ​‍‌‌​ ​‍​ ​‍​‍‌‌​ ‌‌‌​‌​​‍ ‍‌ ‌​‌‍‌‌‌ ‍​‌ ‌​​‍‌‍‌ ​​‌‍‌‌‌ ​‍‌ ​ ‌ ​​‌‍‌‌‌‍​ ‌ ‌​‌‍‍‌‌ ‌‍‌‍‌‌​ ‌‌ ​​‌ ‌‌‌‍​‍‌‍ ​‌‍‍‌‌ ​ ‌‍‍​‌‍‌‌‌‍‌​​‍​‍‌ ‌
Can private dining be paired with accommodation? ​​​​‌ ‍ ​‍​‍‌‍ ‌ ​‍‌‍‍‌‌‍‌ ‌‍‍‌‌‍ ‍​‍​‍​ ‍‍​‍​‍‌ ​ ‌‍​‌‌‍ ‍‌‍‍‌‌ ‌​‌ ‍‌​‍ ‍‌‍‍‌‌‍ ​‍​‍​‍ ​​‍​‍‌‍‍​‌ ​‍‌‍‌‌‌‍‌‍​‍​‍​ ‍‍​‍​‍‌‍‍​‌ ‌​‌ ‌​‌ ​​‌ ​ ​ ‍‍​‍ ​‍ ‌‍ ​​‍ ‌‌‍​‌‌‍ ‍‌‍‌​​‍ ‌‌ ​‍​‍ ‌‌‍‍​‌‍ ‌ ‌​‌‍‌‌‌‍ ​‌ ​ ​‍ ‌‌ ​ ‌ ‌​‌ ‌‌‌‍‌​‌‍‍‌‌‍ ​‍ ‍‌ ‌‍‌‍‌‌‌ ​‍‌‍​ ‌‍‌‌‌‍ ​​‍ ‍‌‍​‌‌ ​​‌ ​​​‍ ‌‍‍‌‌‍ ‍‌ ‌​‌‍‌‌‌‍ ‍‌ ‌​​‍ ‌‍‌‌‌‍‌​‌‍‍‌‌ ‌​​‍ ‌‍ ‌‌‍ ‌‍‌​‌‍‌‌​ ‌‌ ​​‌ ​‍‌‍‌‌‌ ​ ‌‍‌‌‌‍ ‍‌ ‌​‌‍​‌‌ ‌​‌‍‍‌‌‍ ‌‍ ‍​ ‍ ‌‍‍‌‌‍‌​​ ‌​ ‍‌‌‍‌​​ ‌ ‌‍​‍​ ‌‍​ ‌ ​ ‍​‌‍‌‌​‍ ‌‌‍‌‍​ ‌​​ ‌‌‌‍‌‍​‍ ‌​ ‌​​ ​‍​ ‍​‌‍‌‌​‍ ‌‌‍​‌‌‍​‍‌‍​‍‌‍‌‌​‍ ‌‌‍‌‍‌‍​‍​ ‌‌​ ​​‌‍​‌​ ​ ‌‍​‍‌‍‌​​ ‌‍‌‍‌​​ ​‍‌‍​ ​ ‍ ‌ ‌​‌ ‍‌‌ ​​‌‍‌‌​ ‌‌‍‍​‌‍ ‌ ‌​‌‍‌‌‌‍ ​‌​‌‍‌‍​‌‌ ​‌​ ‍ ‌ ​​‌‍​‌‌ ‌​‌‍‍​​ ‌‌ ​‌‌ ‌‌‌‍‌‌‌ ​ ‌ ‌​‌‍‍‌‌‍ ‌‍ ‍​ ‌‍​‍‌‍​‌‌ ​ ‌‍‌‌‌‌‌‌‌ ​‍‌‍ ​​ ‌‌‍‍​‌ ‌​‌ ‌​‌ ​​‌ ​ ​‍‌‌​ ​ ‌​​‌​‍‌‌​ ​‍‌​‌‍​‍‌‌​ ​‍‌​‌‍‌‍ ​​‍ ‌‌‍​‌‌‍ ‍‌‍‌​​‍ ‌‌ ​‍​‍ ‌‌‍‍​‌‍ ‌ ‌​‌‍‌‌‌‍ ​‌ ​ ​‍ ‌‌ ​ ‌ ‌​‌ ‌‌‌‍‌​‌‍‍‌‌‍ ​‍ ‍‌ ‌‍‌‍‌‌‌ ​‍‌‍​ ‌‍‌‌‌‍ ​​‍ ‍‌‍​‌‌ ​​‌ ​​​‍‌‍‌‍‍‌‌‍‌​​ ‌​ ‍‌‌‍‌​​ ‌ ‌‍​‍​ ‌‍​ ‌ ​ ‍​‌‍‌‌​‍ ‌‌‍‌‍​ ‌​​ ‌‌‌‍‌‍​‍ ‌​ ‌​​ ​‍​ ‍​‌‍‌‌​‍ ‌‌‍​‌‌‍​‍‌‍​‍‌‍‌‌​‍ ‌‌‍‌‍‌‍​‍​ ‌‌​ ​​‌‍​‌​ ​ ‌‍​‍‌‍‌​​ ‌‍‌‍‌​​ ​‍‌‍​ ​‍‌‍‌ ‌​‌ ‍‌‌ ​​‌‍‌‌​ ‌‌‍‍​‌‍ ‌ ‌​‌‍‌‌‌‍ ​‌​‌‍‌‍​‌‌ ​‌​‍‌‍‌ ​​‌‍​‌‌ ‌​‌‍‍​​ ‌‌ ​‌‌ ‌‌‌‍‌‌‌ ​ ‌ ‌​‌‍‍‌‌‍ ‌‍ ‍​‍‌‍‌ ​​‌‍‌‌‌ ​‍‌ ​ ‌ ​​‌‍‌‌‌‍​ ‌ ‌​‌‍‍‌‌ ‌‍‌‍‌‌​ ‌‌ ​​‌ ‌‌‌‍​‍‌‍ ​‌‍‍‌‌ ​ ‌‍‍​‌‍‌‌‌‍‌​​‍​‍‌ ‌
Yes. Rooms, suites and Treehouses can be arranged for guests
staying overnight.​​​​‌ ‍ ​‍​‍‌‍ ‌ ​‍‌‍‍‌‌‍‌ ‌‍‍‌‌‍ ‍​‍​‍​ ‍‍​‍​‍‌ ​ ‌‍​‌‌‍ ‍‌‍‍‌‌ ‌​‌ ‍‌​‍ ‍‌‍‍‌‌‍ ​‍​‍​‍ ​​‍​‍‌‍‍​‌ ​‍‌‍‌‌‌‍‌‍​‍​‍​ ‍‍​‍​‍‌‍‍​‌ ‌​‌ ‌​‌ ​​‌ ​ ​ ‍‍​‍ ​‍ ‌‍ ​​‍ ‌‌‍​‌‌‍ ‍‌‍‌​​‍ ‌‌ ​‍​‍ ‌‌‍‍​‌‍ ‌ ‌​‌‍‌‌‌‍ ​‌ ​ ​‍ ‌‌ ​ ‌ ‌​‌ ‌‌‌‍‌​‌‍‍‌‌‍ ​‍ ‍‌ ‌‍‌‍‌‌‌ ​‍‌‍​ ‌‍‌‌‌‍ ​​‍ ‍‌‍​‌‌ ​​‌ ​​​‍ ‌‍‍‌‌‍ ‍‌ ‌​‌‍‌‌‌‍ ‍‌ ‌​​‍ ‌‍‌‌‌‍‌​‌‍‍‌‌ ‌​​‍ ‌‍ ‌‌‍ ‌‍‌​‌‍‌‌​ ‌‌ ​​‌ ​‍‌‍‌‌‌ ​ ‌‍‌‌‌‍ ‍‌ ‌​‌‍​‌‌ ‌​‌‍‍‌‌‍ ‌‍ ‍​ ‍ ‌‍‍‌‌‍‌​​ ‌​ ‍‌‌‍‌​​ ‌ ‌‍​‍​ ‌‍​ ‌ ​ ‍​‌‍‌‌​‍ ‌‌‍‌‍​ ‌​​ ‌‌‌‍‌‍​‍ ‌​ ‌​​ ​‍​ ‍​‌‍‌‌​‍ ‌‌‍​‌‌‍​‍‌‍​‍‌‍‌‌​‍ ‌‌‍‌‍‌‍​‍​ ‌‌​ ​​‌‍​‌​ ​ ‌‍​‍‌‍‌​​ ‌‍‌‍‌​​ ​‍‌‍​ ​ ‍ ‌ ‌​‌ ‍‌‌ ​​‌‍‌‌​ ‌‌‍‍​‌‍ ‌ ‌​‌‍‌‌‌‍ ​‌​‌‍‌‍​‌‌ ​‌​ ‍ ‌ ​​‌‍​‌‌ ‌​‌‍‍​​ ‌‌‍​‌‌‍ ‍‌ ​ ‌ ‌ ‌‍‌‌‌ ​‍​‍‌‌​ ‌‌‌​​‍‌‌ ‌‍‍ ‌‍‌‌‌ ‍‌​‍‌‌​ ​ ‌​‌​​‍‌‌​ ​ ‌​‌​​‍‌‌​ ​‍​ ​‍​ ‍‌​ ​​​ ​‍​ ​‌​ ​ ‌‍​‍‌‍​‌‌‍‌‍​ ‌​​ ‌‍​ ‍​​ ‌‍​‍‌‌​ ​‍​ ​‍​‍‌‌​ ‌‌‌​‌​​‍ ‍‌‍​ ‌‍‍​‌‍‍‌‌‍ ​‌‍‌​‌ ​‍‌‍‌‌‌‍ ‍​‍‌‌​ ‌‌‌​​‍‌‌ ‌‍‍ ‌‍‌‌‌ ‍‌​‍‌‌​ ​ ‌​‌​​‍‌‌​ ​ ‌​‌​​‍‌‌​ ​‍​ ​‍​ ‌‌​ ‌‍‌‍‌‍​ ‍‌​ ‌‍​ ‌ ‌‍‌​​ ‍‌​ ‍‌‌‍‌‍​ ‌ ​ ​‌​‍‌‌​ ​‍​ ​‍​‍‌‌​ ‌‌‌​‌​​‍ ‍‌ ‌​‌‍‌‌‌ ‍​‌ ‌​​ ‌‍​‍‌‍​‌‌ ​ ‌‍‌‌‌‌‌‌‌ ​‍‌‍ ​​ ‌‌‍‍​‌ ‌​‌ ‌​‌ ​​‌ ​ ​‍‌‌​ ​ ‌​​‌​‍‌‌​ ​‍‌​‌‍​‍‌‌​ ​‍‌​‌‍‌‍ ​​‍ ‌‌‍​‌‌‍ ‍‌‍‌​​‍ ‌‌ ​‍​‍ ‌‌‍‍​‌‍ ‌ ‌​‌‍‌‌‌‍ ​‌ ​ ​‍ ‌‌ ​ ‌ ‌​‌ ‌‌‌‍‌​‌‍‍‌‌‍ ​‍ ‍‌ ‌‍‌‍‌‌‌ ​‍‌‍​ ‌‍‌‌‌‍ ​​‍ ‍‌‍​‌‌ ​​‌ ​​​‍‌‍‌‍‍‌‌‍‌​​ ‌​ ‍‌‌‍‌​​ ‌ ‌‍​‍​ ‌‍​ ‌ ​ ‍​‌‍‌‌​‍ ‌‌‍‌‍​ ‌​​ ‌‌‌‍‌‍​‍ ‌​ ‌​​ ​‍​ ‍​‌‍‌‌​‍ ‌‌‍​‌‌‍​‍‌‍​‍‌‍‌‌​‍ ‌‌‍‌‍‌‍​‍​ ‌‌​ ​​‌‍​‌​ ​ ‌‍​‍‌‍‌​​ ‌‍‌‍‌​​ ​‍‌‍​ ​‍‌‍‌ ‌​‌ ‍‌‌ ​​‌‍‌‌​ ‌‌‍‍​‌‍ ‌ ‌​‌‍‌‌‌‍ ​‌​‌‍‌‍​‌‌ ​‌​‍‌‍‌ ​​‌‍​‌‌ ‌​‌‍‍​​ ‌‌‍​‌‌‍ ‍‌ ​ ‌ ‌ ‌‍‌‌‌ ​‍​‍‌‌​ ‌‌‌​​‍‌‌ ‌‍‍ ‌‍‌‌‌ ‍‌​‍‌‌​ ​ ‌​‌​​‍‌‌​ ​ ‌​‌​​‍‌‌​ ​‍​ ​‍​ ‍‌​ ​​​ ​‍​ ​‌​ ​ ‌‍​‍‌‍​‌‌‍‌‍​ ‌​​ ‌‍​ ‍​​ ‌‍​‍‌‌​ ​‍​ ​‍​‍‌‌​ ‌‌‌​‌​​‍ ‍‌‍​ ‌‍‍​‌‍‍‌‌‍ ​‌‍‌​‌ ​‍‌‍‌‌‌‍ ‍​‍‌‌​ ‌‌‌​​‍‌‌ ‌‍‍ ‌‍‌‌‌ ‍‌​‍‌‌​ ​ ‌​‌​​‍‌‌​ ​ ‌​‌​​‍‌‌​ ​‍​ ​‍​ ‌‌​ ‌‍‌‍‌‍​ ‍‌​ ‌‍​ ‌ ‌‍‌​​ ‍‌​ ‍‌‌‍‌‍​ ‌ ​ ​‌​‍‌‌​ ​‍​ ​‍​‍‌‌​ ‌‌‌​‌​​‍ ‍‌ ‌​‌‍‌‌‌ ‍​‌ ‌​​‍‌‍‌ ​​‌‍‌‌‌ ​‍‌ ​ ‌ ​​‌‍‌‌‌‍​ ‌ ‌​‌‍‍‌‌ ‌‍‌‍‌‌​ ‌‌ ​​‌ ‌‌‌‍​‍‌‍ ​‌‍‍‌‌ ​ ‌‍‍​‌‍‌‌‌‍‌​​‍​‍‌ ‌
Guest Services​​​​‌ ‍ ​‍​‍‌‍ ‌ ​‍‌‍‍‌‌‍‌ ‌‍‍‌‌‍ ‍​‍​‍​ ‍‍​‍​‍‌ ​ ‌‍​‌‌‍ ‍‌‍‍‌‌ ‌​‌ ‍‌​‍ ‍‌‍‍‌‌‍ ​‍​‍​‍ ​​‍​‍‌‍‍​‌ ​‍‌‍‌‌‌‍‌‍​‍​‍​ ‍‍​‍​‍‌‍‍​‌ ‌​‌ ‌​‌ ​​‌ ​ ​ ‍‍​‍ ​‍ ‌‍ ​​‍ ‌‌‍​‌‌‍ ‍‌‍‌​​‍ ‌‌ ​‍​‍ ‌‌‍‍​‌‍ ‌ ‌​‌‍‌‌‌‍ ​‌ ​ ​‍ ‌‌ ​ ‌ ‌​‌ ‌‌‌‍‌​‌‍‍‌‌‍ ​‍ ‍‌ ‌‍‌‍‌‌‌ ​‍‌‍​ ‌‍‌‌‌‍ ​​‍ ‍‌‍​‌‌ ​​‌ ​​​‍ ‌‍‍‌‌‍ ‍‌ ‌​‌‍‌‌‌‍ ‍‌ ‌​​‍ ‌‍‌‌‌‍‌​‌‍‍‌‌ ‌​​‍ ‌‍ ‌‌‍ ‌‍‌​‌‍‌‌​ ‌‌ ​​‌ ​‍‌‍‌‌‌ ​ ‌‍‌‌‌‍ ‍‌ ‌​‌‍​‌‌ ‌​‌‍‍‌‌‍ ‌‍ ‍​ ‍ ‌‍‍‌‌‍‌​​ ‌‌‍​‍​ ‍‌​ ​‍​ ‌​‌‍‌‌‌‍‌​‌‍​‌​ ​‍​‍ ‌​ ‌​‌‍‌‌​ ​‌​ ‍‌​‍ ‌​ ‌​​ ​​​ ​‍​ ​​​‍ ‌‌‍​‌​ ‌‌​ ‌​‌‍​‌​‍ ‌‌‍‌‍‌‍‌​​ ​‌​ ​ ‌‍​‌​ ​ ​ ‍‌​ ‍​​ ‍​​ ​‍​ ‌‍​ ‍​​ ‍ ‌ ‌​‌ ‍‌‌ ​​‌‍‌‌​ ‌‌‍‍​‌‍ ‌ ‌​‌‍‌‌‌‍ ​‌‌​ ‌‍‍‌‌ ‌​‌‍‌‌‌‌​​‌‍​‌‌‍‌ ‌‍‌‌​ ‍ ‌ ​​‌‍​‌‌ ‌​‌‍‍​​ ‌‌ ​​‌‍​‌‌‍‌ ‌‍‌‌‌​​‍‌ ‌‌‌‍‍‌‌‍ ​‌‍‌​‌‍‌‌‌ ​‍​‍‌‌​ ‌‌‌​​‍‌‌ ‌‍‍ ‌‍‌‌‌ ‍‌​‍‌‌​ ​ ‌​‌​​‍‌‌​ ​ ‌​‌​​‍‌‌​ ​‍​ ​‍​ ​ ​ ‌ ‌‍‌‍‌‍‌​‌‍​‍‌‍‌‌‌‍​ ​ ‍‌​ ‍​​ ​ ​ ​​‌‍​‌​‍‌‌​ ​‍​ ​‍​‍‌‌​ ‌‌‌​‌​​‍ ‍‌‍‍​‌‍‌‌‌‍​‌‌‍‌​‌‍‍‌‌‍ ‍‌‍‌ ​ ‌‍​‍‌‍​‌‌ ​ ‌‍‌‌‌‌‌‌‌ ​‍‌‍ ​​ ‌‌‍‍​‌ ‌​‌ ‌​‌ ​​‌ ​ ​‍‌‌​ ​ ‌​​‌​‍‌‌​ ​‍‌​‌‍​‍‌‌​ ​‍‌​‌‍‌‍ ​​‍ ‌‌‍​‌‌‍ ‍‌‍‌​​‍ ‌‌ ​‍​‍ ‌‌‍‍​‌‍ ‌ ‌​‌‍‌‌‌‍ ​‌ ​ ​‍ ‌‌ ​ ‌ ‌​‌ ‌‌‌‍‌​‌‍‍‌‌‍ ​‍ ‍‌ ‌‍‌‍‌‌‌ ​‍‌‍​ ‌‍‌‌‌‍ ​​‍ ‍‌‍​‌‌ ​​‌ ​​​‍‌‍‌‍‍‌‌‍‌​​ ‌‌‍​‍​ ‍‌​ ​‍​ ‌​‌‍‌‌‌‍‌​‌‍​‌​ ​‍​‍ ‌​ ‌​‌‍‌‌​ ​‌​ ‍‌​‍ ‌​ ‌​​ ​​​ ​‍​ ​​​‍ ‌‌‍​‌​ ‌‌​ ‌​‌‍​‌​‍ ‌‌‍‌‍‌‍‌​​ ​‌​ ​ ‌‍​‌​ ​ ​ ‍‌​ ‍​​ ‍​​ ​‍​ ‌‍​ ‍​​‍‌‍‌ ‌​‌ ‍‌‌ ​​‌‍‌‌​ ‌‌‍‍​‌‍ ‌ ‌​‌‍‌‌‌‍ ​‌‌​ ‌‍‍‌‌ ‌​‌‍‌‌‌‌​​‌‍​‌‌‍‌ ‌‍‌‌​‍‌‍‌ ​​‌‍​‌‌ ‌​‌‍‍​​ ‌‌ ​​‌‍​‌‌‍‌ ‌‍‌‌‌​​‍‌ ‌‌‌‍‍‌‌‍ ​‌‍‌​‌‍‌‌‌ ​‍​‍‌‌​ ‌‌‌​​‍‌‌ ‌‍‍ ‌‍‌‌‌ ‍‌​‍‌‌​ ​ ‌​‌​​‍‌‌​ ​ ‌​‌​​‍‌‌​ ​‍​ ​‍​ ​ ​ ‌ ‌‍‌‍‌‍‌​‌‍​‍‌‍‌‌‌‍​ ​ ‍‌​ ‍​​ ​ ​ ​​‌‍​‌​‍‌‌​ ​‍​ ​‍​‍‌‌​ ‌‌‌​‌​​‍ ‍‌‍‍​‌‍‌‌‌‍​‌‌‍‌​‌‍‍‌‌‍ ‍‌‍‌ ​‍‌‍‌ ​​‌‍‌‌‌ ​‍‌ ​ ‌ ​​‌‍‌‌‌‍​ ‌ ‌​‌‍‍‌‌ ‌‍‌‍‌‌​ ‌‌ ​​‌ ‌‌‌‍​‍‌‍ ​‌‍‍‌‌ ​ ‌‍‍​‌‍‌‌‌‍‌​​‍​‍‌ ‌
Tell us the date, guest numbers, occasion and style of dining you
have in mind, and the team will suggest the right space.​​​​‌ ‍ ​‍​‍‌‍ ‌ ​‍‌‍‍‌‌‍‌ ‌‍‍‌‌‍ ‍​‍​‍​ ‍‍​‍​‍‌ ​ ‌‍​‌‌‍ ‍‌‍‍‌‌ ‌​‌ ‍‌​‍ ‍‌‍‍‌‌‍ ​‍​‍​‍ ​​‍​‍‌‍‍​‌ ​‍‌‍‌‌‌‍‌‍​‍​‍​ ‍‍​‍​‍‌‍‍​‌ ‌​‌ ‌​‌ ​​‌ ​ ​ ‍‍​‍ ​‍ ‌‍ ​​‍ ‌‌‍​‌‌‍ ‍‌‍‌​​‍ ‌‌ ​‍​‍ ‌‌‍‍​‌‍ ‌ ‌​‌‍‌‌‌‍ ​‌ ​ ​‍ ‌‌ ​ ‌ ‌​‌ ‌‌‌‍‌​‌‍‍‌‌‍ ​‍ ‍‌ ‌‍‌‍‌‌‌ ​‍‌‍​ ‌‍‌‌‌‍ ​​‍ ‍‌‍​‌‌ ​​‌ ​​​‍ ‌‍‍‌‌‍ ‍‌ ‌​‌‍‌‌‌‍ ‍‌ ‌​​‍ ‌‍‌‌‌‍‌​‌‍‍‌‌ ‌​​‍ ‌‍ ‌‌‍ ‌‍‌​‌‍‌‌​ ‌‌ ​​‌ ​‍‌‍‌‌‌ ​ ‌‍‌‌‌‍ ‍‌ ‌​‌‍​‌‌ ‌​‌‍‍‌‌‍ ‌‍ ‍​ ‍ ‌‍‍‌‌‍‌​​ ‌‌‍​‍​ ‍‌​ ​‍​ ‌​‌‍‌‌‌‍‌​‌‍​‌​ ​‍​‍ ‌​ ‌​‌‍‌‌​ ​‌​ ‍‌​‍ ‌​ ‌​​ ​​​ ​‍​ ​​​‍ ‌‌‍​‌​ ‌‌​ ‌​‌‍​‌​‍ ‌‌‍‌‍‌‍‌​​ ​‌​ ​ ‌‍​‌​ ​ ​ ‍‌​ ‍​​ ‍​​ ​‍​ ‌‍​ ‍​​ ‍ ‌ ‌​‌ ‍‌‌ ​​‌‍‌‌​ ‌‌‍‍​‌‍ ‌ ‌​‌‍‌‌‌‍ ​‌‌​ ‌‍‍‌‌ ‌​‌‍‌‌‌‌​​‌‍​‌‌‍‌ ‌‍‌‌​ ‍ ‌ ​​‌‍​‌‌ ‌​‌‍‍​​ ‌‌ ​​‌‍​‌‌‍‌ ‌‍‌‌‌​​‍‌ ‌‌‌‍‍‌‌‍ ​‌‍‌​‌‍‌‌‌ ​‍​‍‌‌​ ‌‌‌​​‍‌‌ ‌‍‍ ‌‍‌‌‌ ‍‌​‍‌‌​ ​ ‌​‌​​‍‌‌​ ​ ‌​‌​​‍‌‌​ ​‍​ ​‍​ ​ ​ ‌ ‌‍‌‍‌‍‌​‌‍​‍‌‍‌‌‌‍​ ​ ‍‌​ ‍​​ ​ ​ ​​‌‍​‌​‍‌‌​ ​‍​ ​‍​‍‌‌​ ‌‌‌​‌​​‍ ‍‌‍​‍‌‍ ‌‍‌​‌ ‍‌​‍‌‌​ ‌‌‌​​‍‌‌ ‌‍‍ ‌‍‌‌‌ ‍‌​‍‌‌​ ​ ‌​‌​​‍‌‌​ ​ ‌​‌​​‍‌‌​ ​‍​ ​‍​ ​‍‌‍‌‍‌‍‌​‌‍​‍‌‍‌​​ ​​‌‍‌​​ ​‌​ ​‌​ ‍‌​ ‌​​ ‍‌​‍‌‌​ ​‍​ ​‍​‍‌‌​ ‌‌‌​‌​​‍ ‍‌‍​ ‌‍‍​‌‍‍‌‌‍ ​‌‍‌​‌ ​‍‌‍‌‌‌‍ ‍​‍‌‌​ ‌‌‌​​‍‌‌ ‌‍‍ ‌‍‌‌‌ ‍‌​‍‌‌​ ​ ‌​‌​​‍‌‌​ ​ ‌​‌​​‍‌‌​ ​‍​ ​‍‌‍​‌​ ‍​​ ​‍‌‍‌​‌‍​‍​ ‌ ‌‍‌​‌‍‌‌​ ‍​‌‍‌​‌‍‌‍​ ​ ​‍‌‌​ ​‍​ ​‍​‍‌‌​ ‌‌‌​‌​​‍ ‍‌ ‌​‌‍‌‌‌ ‍​‌ ‌​​ ‌‍​‍‌‍​‌‌ ​ ‌‍‌‌‌‌‌‌‌ ​‍‌‍ ​​ ‌‌‍‍​‌ ‌​‌ ‌​‌ ​​‌ ​ ​‍‌‌​ ​ ‌​​‌​‍‌‌​ ​‍‌​‌‍​‍‌‌​ ​‍‌​‌‍‌‍ ​​‍ ‌‌‍​‌‌‍ ‍‌‍‌​​‍ ‌‌ ​‍​‍ ‌‌‍‍​‌‍ ‌ ‌​‌‍‌‌‌‍ ​‌ ​ ​‍ ‌‌ ​ ‌ ‌​‌ ‌‌‌‍‌​‌‍‍‌‌‍ ​‍ ‍‌ ‌‍‌‍‌‌‌ ​‍‌‍​ ‌‍‌‌‌‍ ​​‍ ‍‌‍​‌‌ ​​‌ ​​​‍‌‍‌‍‍‌‌‍‌​​ ‌‌‍​‍​ ‍‌​ ​‍​ ‌​‌‍‌‌‌‍‌​‌‍​‌​ ​‍​‍ ‌​ ‌​‌‍‌‌​ ​‌​ ‍‌​‍ ‌​ ‌​​ ​​​ ​‍​ ​​​‍ ‌‌‍​‌​ ‌‌​ ‌​‌‍​‌​‍ ‌‌‍‌‍‌‍‌​​ ​‌​ ​ ‌‍​‌​ ​ ​ ‍‌​ ‍​​ ‍​​ ​‍​ ‌‍​ ‍​​‍‌‍‌ ‌​‌ ‍‌‌ ​​‌‍‌‌​ ‌‌‍‍​‌‍ ‌ ‌​‌‍‌‌‌‍ ​‌‌​ ‌‍‍‌‌ ‌​‌‍‌‌‌‌​​‌‍​‌‌‍‌ ‌‍‌‌​‍‌‍‌ ​​‌‍​‌‌ ‌​‌‍‍​​ ‌‌ ​​‌‍​‌‌‍‌ ‌‍‌‌‌​​‍‌ ‌‌‌‍‍‌‌‍ ​‌‍‌​‌‍‌‌‌ ​‍​‍‌‌​ ‌‌‌​​‍‌‌ ‌‍‍ ‌‍‌‌‌ ‍‌​‍‌‌​ ​ ‌​‌​​‍‌‌​ ​ ‌​‌​​‍‌‌​ ​‍​ ​‍​ ​ ​ ‌ ‌‍‌‍‌‍‌​‌‍​‍‌‍‌‌‌‍​ ​ ‍‌​ ‍​​ ​ ​ ​​‌‍​‌​‍‌‌​ ​‍​ ​‍​‍‌‌​ ‌‌‌​‌​​‍ ‍‌‍​‍‌‍ ‌‍‌​‌ ‍‌​‍‌‌​ ‌‌‌​​‍‌‌ ‌‍‍ ‌‍‌‌‌ ‍‌​‍‌‌​ ​ ‌​‌​​‍‌‌​ ​ ‌​‌​​‍‌‌​ ​‍​ ​‍​ ​‍‌‍‌‍‌‍‌​‌‍​‍‌‍‌​​ ​​‌‍‌​​ ​‌​ ​‌​ ‍‌​ ‌​​ ‍‌​‍‌‌​ ​‍​ ​‍​‍‌‌​ ‌‌‌​‌​​‍ ‍‌‍​ ‌‍‍​‌‍‍‌‌‍ ​‌‍‌​‌ ​‍‌‍‌‌‌‍ ‍​‍‌‌​ ‌‌‌​​‍‌‌ ‌‍‍ ‌‍‌‌‌ ‍‌​‍‌‌​ ​ ‌​‌​​‍‌‌​ ​ ‌​‌​​‍‌‌​ ​‍​ ​‍‌‍​‌​ ‍​​ ​‍‌‍‌​‌‍​‍​ ‌ ‌‍‌​‌‍‌‌​ ‍​‌‍‌​‌‍‌‍​ ​ ​‍‌‌​ ​‍​ ​‍​‍‌‌​ ‌‌‌​‌​​‍ ‍‌ ‌​‌‍‌‌‌ ‍​‌ ‌​​‍‌‍‌ ​​‌‍‌‌‌ ​‍‌ ​ ‌ ​​‌‍‌‌‌‍​ ‌ ‌​‌‍‍‌‌ ‌‍‌‍‌‌​ ‌‌ ​​‌ ‌‌‌‍​‍‌‍ ​‌‍‍‌‌ ​ ‌‍‍​‌‍‌‌‌‍‌​​‍​‍‌ ‌
Enquire now​​​​‌ ‍ ​‍​‍‌‍ ‌ ​‍‌‍‍‌‌‍‌ ‌‍‍‌‌‍ ‍​‍​‍​ ‍‍​‍​‍‌ ​ ‌‍​‌‌‍ ‍‌‍‍‌‌ ‌​‌ ‍‌​‍ ‍‌‍‍‌‌‍ ​‍​‍​‍ ​​‍​‍‌‍‍​‌ ​‍‌‍‌‌‌‍‌‍​‍​‍​ ‍‍​‍​‍‌‍‍​‌ ‌​‌ ‌​‌ ​​‌ ​ ​ ‍‍​‍ ​‍ ‌‍ ​​‍ ‌‌‍​‌‌‍ ‍‌‍‌​​‍ ‌‌ ​‍​‍ ‌‌‍‍​‌‍ ‌ ‌​‌‍‌‌‌‍ ​‌ ​ ​‍ ‌‌ ​ ‌ ‌​‌ ‌‌‌‍‌​‌‍‍‌‌‍ ​‍ ‍‌ ‌‍‌‍‌‌‌ ​‍‌‍​ ‌‍‌‌‌‍ ​​‍ ‍‌‍​‌‌ ​​‌ ​​​‍ ‌‍‍‌‌‍ ‍‌ ‌​‌‍‌‌‌‍ ‍‌ ‌​​‍ ‌‍‌‌‌‍‌​‌‍‍‌‌ ‌​​‍ ‌‍ ‌‌‍ ‌‍‌​‌‍‌‌​ ‌‌ ​​‌ ​‍‌‍‌‌‌ ​ ‌‍‌‌‌‍ ‍‌ ‌​‌‍​‌‌ ‌​‌‍‍‌‌‍ ‌‍ ‍​ ‍ ‌‍‍‌‌‍‌​​ ‌‌‍​‍​ ‍‌​ ​‍​ ‌​‌‍‌‌‌‍‌​‌‍​‌​ ​‍​‍ ‌​ ‌​‌‍‌‌​ ​‌​ ‍‌​‍ ‌​ ‌​​ ​​​ ​‍​ ​​​‍ ‌‌‍​‌​ ‌‌​ ‌​‌‍​‌​‍ ‌‌‍‌‍‌‍‌​​ ​‌​ ​ ‌‍​‌​ ​ ​ ‍‌​ ‍​​ ‍​​ ​‍​ ‌‍​ ‍​​ ‍ ‌ ‌​‌ ‍‌‌ ​​‌‍‌‌​ ‌‌‍‍​‌‍ ‌ ‌​‌‍‌‌‌‍ ​‌‌​ ‌‍‍‌‌ ‌​‌‍‌‌‌‌​​‌‍​‌‌‍‌ ‌‍‌‌​ ‍ ‌ ​​‌‍​‌‌ ‌​‌‍‍​​ ‌‌ ​​‌‍​‌‌‍‌ ‌‍‌‌‌​​‍‌ ‌‌‌‍‍‌‌‍ ​‌‍‌​‌‍‌‌‌ ​‍​‍‌‌​ ‌‌‌​​‍‌‌ ‌‍‍ ‌‍‌‌‌ ‍‌​‍‌‌​ ​ ‌​‌​​‍‌‌​ ​ ‌​‌​​‍‌‌​ ​‍​ ​‍​ ​ ​ ‌ ‌‍‌‍‌‍‌​‌‍​‍‌‍‌‌‌‍​ ​ ‍‌​ ‍​​ ​ ​ ​​‌‍​‌​‍‌‌​ ​‍​ ​‍​‍‌‌​ ‌‌‌​‌​​‍ ‍‌ ​ ‌‍‌‌‌‍​ ‌‍ ‌‍ ‍‌‍‌​‌‍​‌‌ ​‍‌ ‍‌‌​​ ‌ ‌​‌‍​‌​‍ ‍‌‍ ​‌‍​‌‌‍​‍‌‍‌‌‌‍ ​​ ‌‍​‍‌‍​‌‌ ​ ‌‍‌‌‌‌‌‌‌ ​‍‌‍ ​​ ‌‌‍‍​‌ ‌​‌ ‌​‌ ​​‌ ​ ​‍‌‌​ ​ ‌​​‌​‍‌‌​ ​‍‌​‌‍​‍‌‌​ ​‍‌​‌‍‌‍ ​​‍ ‌‌‍​‌‌‍ ‍‌‍‌​​‍ ‌‌ ​‍​‍ ‌‌‍‍​‌‍ ‌ ‌​‌‍‌‌‌‍ ​‌ ​ ​‍ ‌‌ ​ ‌ ‌​‌ ‌‌‌‍‌​‌‍‍‌‌‍ ​‍ ‍‌ ‌‍‌‍‌‌‌ ​‍‌‍​ ‌‍‌‌‌‍ ​​‍ ‍‌‍​‌‌ ​​‌ ​​​‍‌‍‌‍‍‌‌‍‌​​ ‌‌‍​‍​ ‍‌​ ​‍​ ‌​‌‍‌‌‌‍‌​‌‍​‌​ ​‍​‍ ‌​ ‌​‌‍‌‌​ ​‌​ ‍‌​‍ ‌​ ‌​​ ​​​ ​‍​ ​​​‍ ‌‌‍​‌​ ‌‌​ ‌​‌‍​‌​‍ ‌‌‍‌‍‌‍‌​​ ​‌​ ​ ‌‍​‌​ ​ ​ ‍‌​ ‍​​ ‍​​ ​‍​ ‌‍​ ‍​​‍‌‍‌ ‌​‌ ‍‌‌ ​​‌‍‌‌​ ‌‌‍‍​‌‍ ‌ ‌​‌‍‌‌‌‍ ​‌‌​ ‌‍‍‌‌ ‌​‌‍‌‌‌‌​​‌‍​‌‌‍‌ ‌‍‌‌​‍‌‍‌ ​​‌‍​‌‌ ‌​‌‍‍​​ ‌‌ ​​‌‍​‌‌‍‌ ‌‍‌‌‌​​‍‌ ‌‌‌‍‍‌‌‍ ​‌‍‌​‌‍‌‌‌ ​‍​‍‌‌​ ‌‌‌​​‍‌‌ ‌‍‍ ‌‍‌‌‌ ‍‌​‍‌‌​ ​ ‌​‌​​‍‌‌​ ​ ‌​‌​​‍‌‌​ ​‍​ ​‍​ ​ ​ ‌ ‌‍‌‍‌‍‌​‌‍​‍‌‍‌‌‌‍​ ​ ‍‌​ ‍​​ ​ ​ ​​‌‍​‌​‍‌‌​ ​‍​ ​‍​‍‌‌​ ‌‌‌​‌​​‍ ‍‌ ​ ‌‍‌‌‌‍​ ‌‍ ‌‍ ‍‌‍‌​‌‍​‌‌ ​‍‌ ‍‌‌​​ ‌ ‌​‌‍​‌​‍ ‍‌‍ ​‌‍​‌‌‍​‍‌‍‌‌‌‍ ​​‍‌‍‌ ​​‌‍‌‌‌ ​‍‌ ​ ‌ ​​‌‍‌‌‌‍​ ‌ ‌​‌‍‍‌‌ ‌‍‌‍‌‌​ ‌‌ ​​‌ ‌‌‌‍​‍‌‍ ​‌‍‍‌‌ ​ ‌‍‍​‌‍‌‌‌‍‌​​‍​‍‌ ‌
Keep in Touch
T:01425 282 212
Chewton Glen Christchurch Road, New Milton, Hampshire, BH25
6QS
The Hotel
Our Story